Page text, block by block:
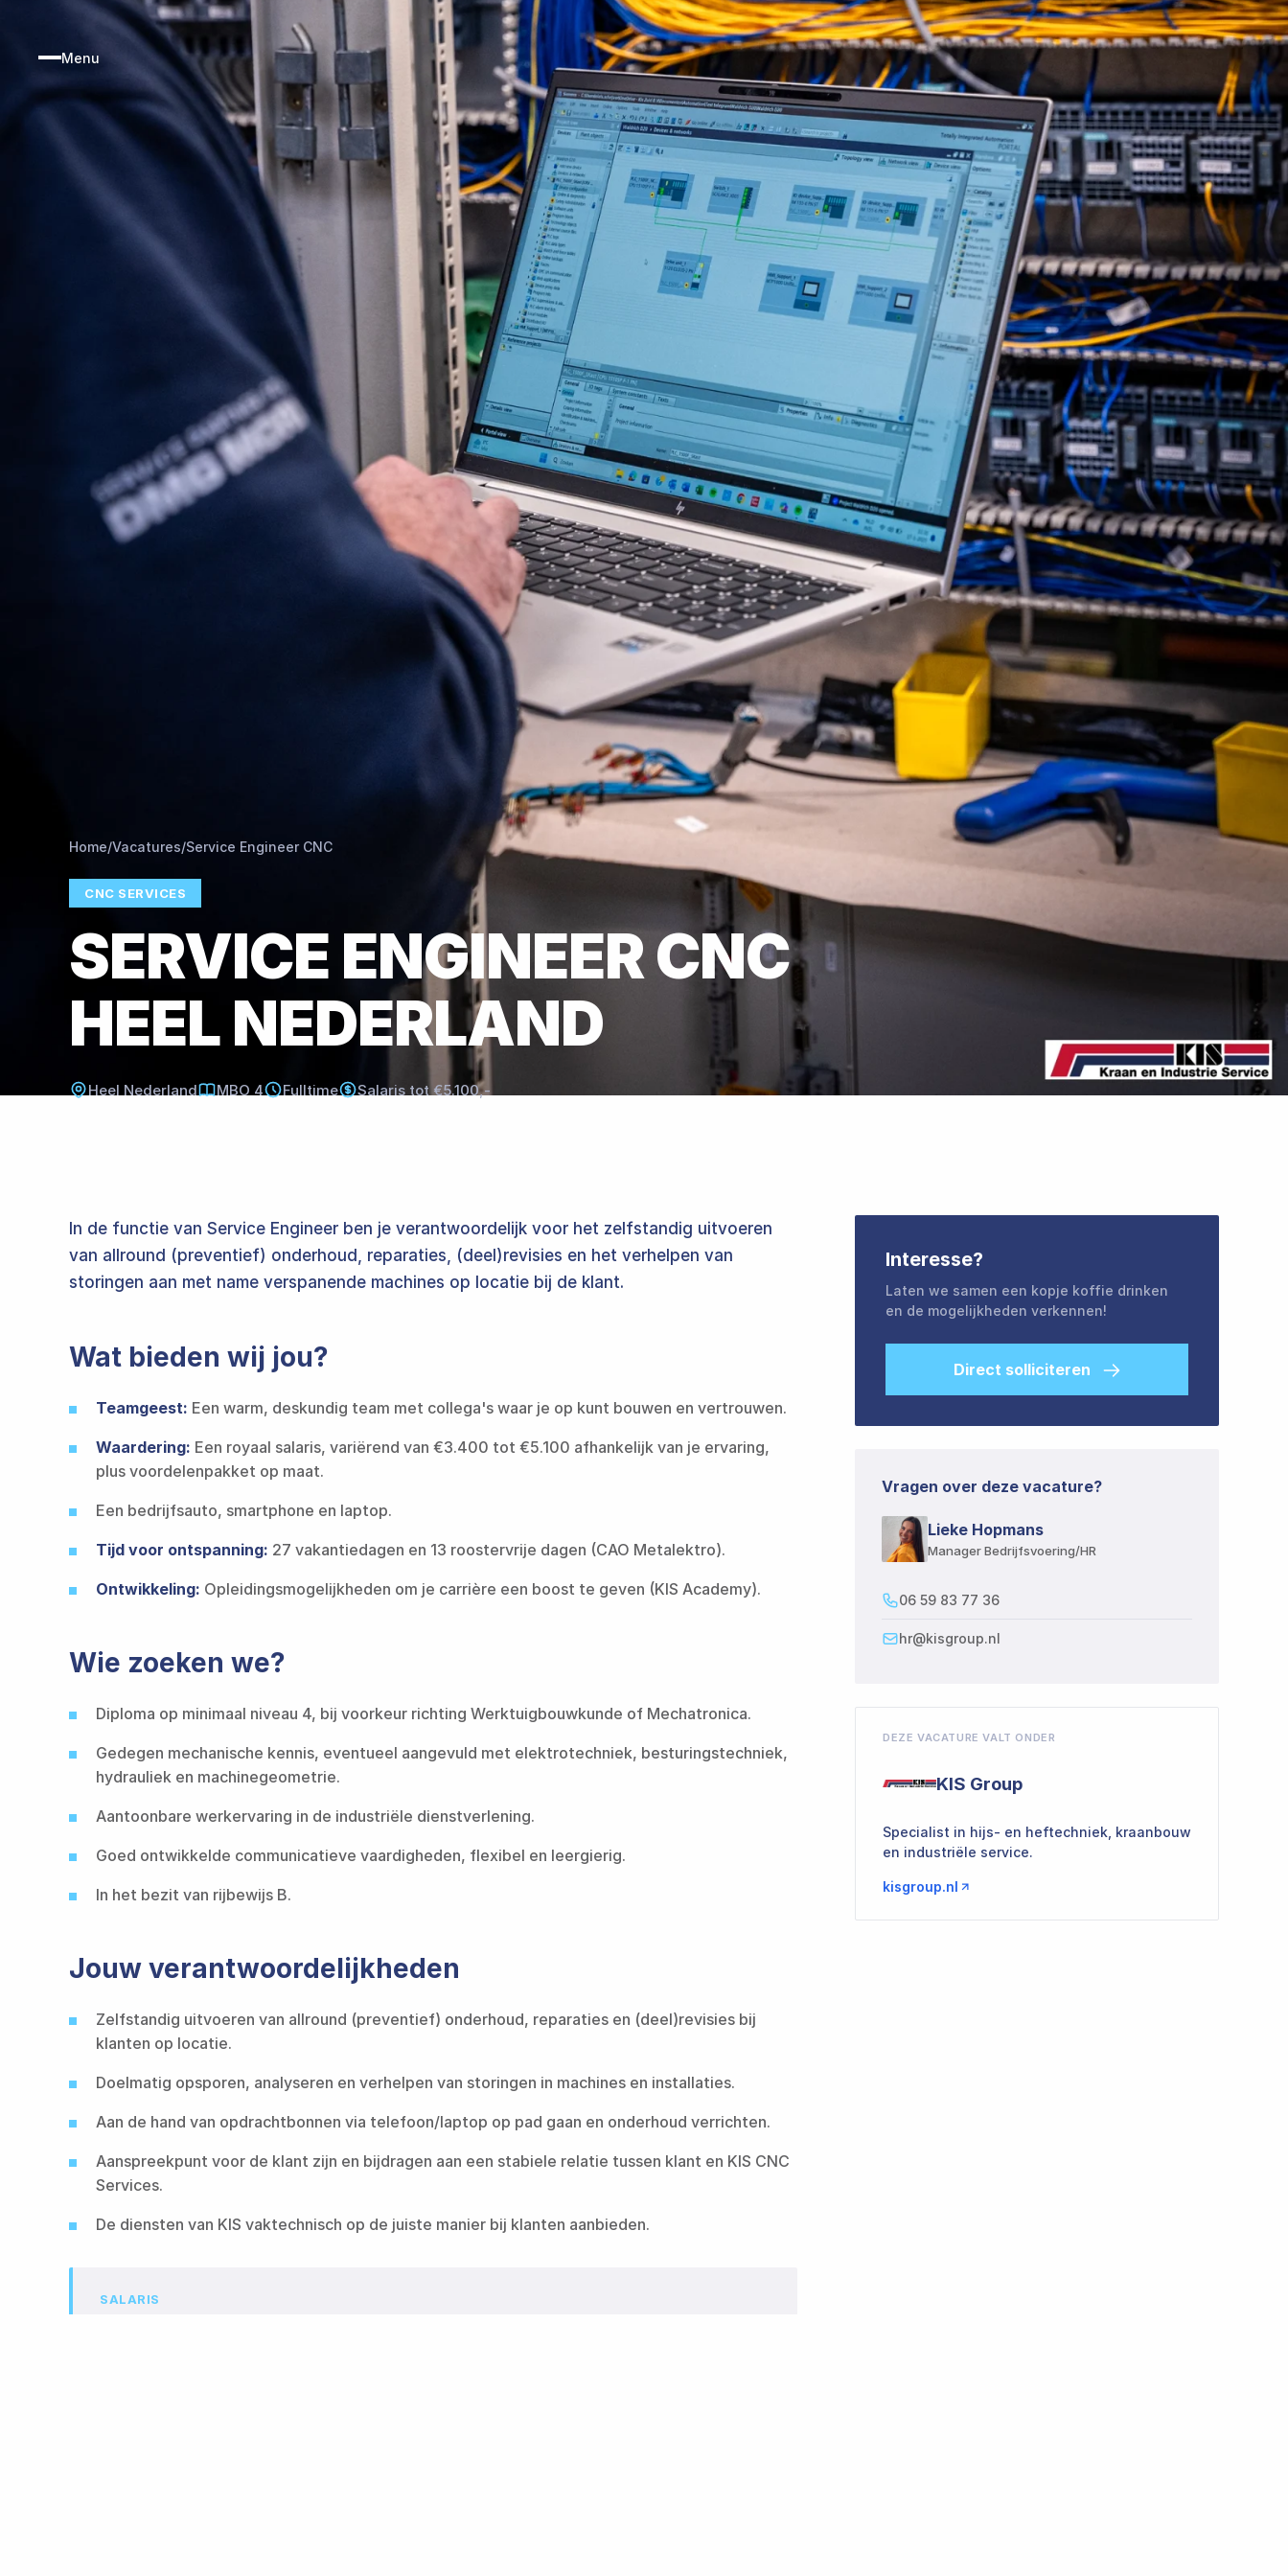
Menu
HOME
VACATURES
OVER KIS GROUP
CONTACT
Home/Vacatures/Service Engineer CNC​​​​‌ ‍ ​‍​‍‌‍ ‌ ​‍‌‍‍‌‌‍‌ ‌‍‍‌‌‍ ‍​‍​‍​ ‍‍​‍​‍‌ ​ ‌‍​‌‌‍ ‍‌‍‍‌‌ ‌​‌ ‍‌​‍ ‍‌‍‍‌‌‍ ​‍​‍​‍ ​​‍​‍‌‍‍​‌ ​‍‌‍‌‌‌‍‌‍​‍​‍​ ‍‍​‍​‍​‍ ‌ ​ ‌ ‌​‌ ‌‌‌‍‌​‌‍‍‌‌‍ ​‍ ‌‍‍‌‌‍ ‍‌ ‌​‌‍‌‌‌‍ ‍‌ ‌​​‍ ‌‍‌‌‌‍‌​‌‍‍‌‌ ‌​​‍ ‌‍ ‌‌‍ ‌‍‌​‌‍‌‌​ ‌‌ ​​‌ ​‍‌‍‌‌‌ ​ ‌‍‌‌‌‍ ‍‌ ‌​‌‍​‌‌ ‌​‌‍‍‌‌‍ ‌‍ ‍​ ‍ ‌‍‍‌‌‍‌​​ ‌‌ ‌‍‌‍​‌‌‍​ ‌‍​‌‌ ‌​‌ ‌‌‌ ​‍‌‍‌‌​‍ ‍‌‍‌​​ ​‍​ ​​​ ‍​​ ​‌​ ‍‌​ ​‍​ ​ ​ ‌‍‌‍‌​​ ​‍​ ‌‌​ ‌​‌‍​‍​ ​​​ ​ ​ ‍ ‌ ‌​‌ ‍‌‌ ​​‌‍‌‌​ ‌‌ ‌‍‌‍​‌‌‍​ ‌‍​‌‌ ‌​‌ ‌‌‌ ​‍‌‍‌‌​ ‍ ‌ ​​‌‍​‌‌ ‌​‌‍‍​​ ‌‌ ‌​‌‍‍‌‌ ‌​‌‍ ​‌‍‌‌​ ‌‍​‍‌‍​‌‌ ​ ‌‍‌‌‌‌‌‌‌ ​‍‌‍ ​​ ‌​‍‌‌​ ​‍‌​‌‍‌ ​ ‌ ‌​‌ ‌‌‌‍‌​‌‍‍‌‌‍ ​‍‌‍‌‍‍‌‌‍‌​​ ‌‌ ‌‍‌‍​‌‌‍​ ‌‍​‌‌ ‌​‌ ‌‌‌ ​‍‌‍‌‌​‍ ‍‌‍‌​​ ​‍​ ​​​ ‍​​ ​‌​ ‍‌​ ​‍​ ​ ​ ‌‍‌‍‌​​ ​‍​ ‌‌​ ‌​‌‍​‍​ ​​​ ​ ​‍‌‍‌ ‌​‌ ‍‌‌ ​​‌‍‌‌​ ‌‌ ‌‍‌‍​‌‌‍​ ‌‍​‌‌ ‌​‌ ‌‌‌ ​‍‌‍‌‌​‍‌‍‌ ​​‌‍​‌‌ ‌​‌‍‍​​ ‌‌ ‌​‌‍‍‌‌ ‌​‌‍ ​‌‍‌‌​‍‌‍‌ ​​‌‍‌‌‌ ​‍‌ ​ ‌ ​​‌‍‌‌‌‍​ ‌ ‌​‌‍‍‌‌ ‌‍‌‍‌‌​ ‌‌ ​​‌ ‌‌‌‍​‍‌‍ ​‌‍‍‌‌ ​ ‌‍‍​‌‍‌‌‌‍‌​​‍​‍‌ ‌
CNC SERVICES​​​​‌ ‍ ​‍​‍‌‍ ‌ ​‍‌‍‍‌‌‍‌ ‌‍‍‌‌‍ ‍​‍​‍​ ‍‍​‍​‍‌ ​ ‌‍​‌‌‍ ‍‌‍‍‌‌ ‌​‌ ‍‌​‍ ‍‌‍‍‌‌‍ ​‍​‍​‍ ​​‍​‍‌‍‍​‌ ​‍‌‍‌‌‌‍‌‍​‍​‍​ ‍‍​‍​‍​‍ ‌ ​ ‌ ‌​‌ ‌‌‌‍‌​‌‍‍‌‌‍ ​‍ ‌‍‍‌‌‍ ‍‌ ‌​‌‍‌‌‌‍ ‍‌ ‌​​‍ ‌‍‌‌‌‍‌​‌‍‍‌‌ ‌​​‍ ‌‍ ‌‌‍ ‌‍‌​‌‍‌‌​ ‌‌ ​​‌ ​‍‌‍‌‌‌ ​ ‌‍‌‌‌‍ ‍‌ ‌​‌‍​‌‌ ‌​‌‍‍‌‌‍ ‌‍ ‍​ ‍ ‌‍‍‌‌‍‌​​ ‌‌ ‌‍‌‍​‌‌‍​ ‌‍​‌‌ ‌​‌ ‌‌‌ ​‍‌‍‌‌​‍ ‍‌‍‌​​ ​‍​ ​​​ ‍​​ ​‌​ ‍‌​ ​‍​ ​ ​ ‌‍‌‍‌​​ ​‍​ ‌‌​ ‌​‌‍​‍​ ​​​ ​ ​ ‍ ‌ ‌​‌ ‍‌‌ ​​‌‍‌‌​ ‌‌ ‌‍‌‍​‌‌‍​ ‌‍​‌‌ ‌​‌ ‌‌‌ ​‍‌‍‌‌​ ‍ ‌ ​​‌‍​‌‌ ‌​‌‍‍​​ ‌‌‍‌​‌‍‌‌‌ ​​‌‍​‌‌ ​‍‌ ‌​‌‍ ‌‌‍‌‌‌‍ ‍‌ ‌​​ ‌‍​‍‌‍​‌‌ ​ ‌‍‌‌‌‌‌‌‌ ​‍‌‍ ​​ ‌​‍‌‌​ ​‍‌​‌‍‌ ​ ‌ ‌​‌ ‌‌‌‍‌​‌‍‍‌‌‍ ​‍‌‍‌‍‍‌‌‍‌​​ ‌‌ ‌‍‌‍​‌‌‍​ ‌‍​‌‌ ‌​‌ ‌‌‌ ​‍‌‍‌‌​‍ ‍‌‍‌​​ ​‍​ ​​​ ‍​​ ​‌​ ‍‌​ ​‍​ ​ ​ ‌‍‌‍‌​​ ​‍​ ‌‌​ ‌​‌‍​‍​ ​​​ ​ ​‍‌‍‌ ‌​‌ ‍‌‌ ​​‌‍‌‌​ ‌‌ ‌‍‌‍​‌‌‍​ ‌‍​‌‌ ‌​‌ ‌‌‌ ​‍‌‍‌‌​‍‌‍‌ ​​‌‍​‌‌ ‌​‌‍‍​​ ‌‌‍‌​‌‍‌‌‌ ​​‌‍​‌‌ ​‍‌ ‌​‌‍ ‌‌‍‌‌‌‍ ‍‌ ‌​​‍‌‍‌ ​​‌‍‌‌‌ ​‍‌ ​ ‌ ​​‌‍‌‌‌‍​ ‌ ‌​‌‍‍‌‌ ‌‍‌‍‌‌​ ‌‌ ​​‌ ‌‌‌‍​‍‌‍ ​‌‍‍‌‌ ​ ‌‍‍​‌‍‌‌‌‍‌​​‍​‍‌ ‌
SERVICE ENGINEER CNC​​​​‌ ‍ ​‍​‍‌‍ ‌ ​‍‌‍‍‌‌‍‌ ‌‍‍‌‌‍ ‍​‍​‍​ ‍‍​‍​‍‌ ​ ‌‍​‌‌‍ ‍‌‍‍‌‌ ‌​‌ ‍‌​‍ ‍‌‍‍‌‌‍ ​‍​‍​‍ ​​‍​‍‌‍‍​‌ ​‍‌‍‌‌‌‍‌‍​‍​‍​ ‍‍​‍​‍​‍ ‌ ​ ‌ ‌​‌ ‌‌‌‍‌​‌‍‍‌‌‍ ​‍ ‌‍‍‌‌‍ ‍‌ ‌​‌‍‌‌‌‍ ‍‌ ‌​​‍ ‌‍‌‌‌‍‌​‌‍‍‌‌ ‌​​‍ ‌‍ ‌‌‍ ‌‍‌​‌‍‌‌​ ‌‌ ​​‌ ​‍‌‍‌‌‌ ​ ‌‍‌‌‌‍ ‍‌ ‌​‌‍​‌‌ ‌​‌‍‍‌‌‍ ‌‍ ‍​ ‍ ‌‍‍‌‌‍‌​​ ‌‌ ‌‍‌‍​‌‌‍​ ‌‍​‌‌ ‌​‌ ‌‌‌ ​‍‌‍‌‌​‍ ‍‌‍‌​​ ​‍​ ​​​ ‍​​ ​‌​ ‍‌​ ​‍​ ​ ​ ‌‍‌‍‌​​ ​‍​ ‌‌​ ‌​‌‍​‍​ ​​​ ​ ​ ‍ ‌ ‌​‌ ‍‌‌ ​​‌‍‌‌​ ‌‌ ‌‍‌‍​‌‌‍​ ‌‍​‌‌ ‌​‌ ‌‌‌ ​‍‌‍‌‌​ ‍ ‌ ​​‌‍​‌‌ ‌​‌‍‍​​ ‌‌ ‌​‌‍‍‌‌ ‌​‌‍ ​‌‍‌‌​ ‌‍​‍‌‍​‌‌ ​ ‌‍‌‌‌‌‌‌‌ ​‍‌‍ ​​ ‌​‍‌‌​ ​‍‌​‌‍‌ ​ ‌ ‌​‌ ‌‌‌‍‌​‌‍‍‌‌‍ ​‍‌‍‌‍‍‌‌‍‌​​ ‌‌ ‌‍‌‍​‌‌‍​ ‌‍​‌‌ ‌​‌ ‌‌‌ ​‍‌‍‌‌​‍ ‍‌‍‌​​ ​‍​ ​​​ ‍​​ ​‌​ ‍‌​ ​‍​ ​ ​ ‌‍‌‍‌​​ ​‍​ ‌‌​ ‌​‌‍​‍​ ​​​ ​ ​‍‌‍‌ ‌​‌ ‍‌‌ ​​‌‍‌‌​ ‌‌ ‌‍‌‍​‌‌‍​ ‌‍​‌‌ ‌​‌ ‌‌‌ ​‍‌‍‌‌​‍‌‍‌ ​​‌‍​‌‌ ‌​‌‍‍​​ ‌‌ ‌​‌‍‍‌‌ ‌​‌‍ ​‌‍‌‌​‍‌‍‌ ​​‌‍‌‌‌ ​‍‌ ​ ‌ ​​‌‍‌‌‌‍​ ‌ ‌​‌‍‍‌‌ ‌‍‌‍‌‌​ ‌‌ ​​‌ ‌‌‌‍​‍‌‍ ​‌‍‍‌‌ ​ ‌‍‍​‌‍‌‌‌‍‌​​‍​‍‌ ‌
HEEL NEDERLAND​​​​‌ ‍ ​‍​‍‌‍ ‌ ​‍‌‍‍‌‌‍‌ ‌‍‍‌‌‍ ‍​‍​‍​ ‍‍​‍​‍‌ ​ ‌‍​‌‌‍ ‍‌‍‍‌‌ ‌​‌ ‍‌​‍ ‍‌‍‍‌‌‍ ​‍​‍​‍ ​​‍​‍‌‍‍​‌ ​‍‌‍‌‌‌‍‌‍​‍​‍​ ‍‍​‍​‍​‍ ‌ ​ ‌ ‌​‌ ‌‌‌‍‌​‌‍‍‌‌‍ ​‍ ‌‍‍‌‌‍ ‍‌ ‌​‌‍‌‌‌‍ ‍‌ ‌​​‍ ‌‍‌‌‌‍‌​‌‍‍‌‌ ‌​​‍ ‌‍ ‌‌‍ ‌‍‌​‌‍‌‌​ ‌‌ ​​‌ ​‍‌‍‌‌‌ ​ ‌‍‌‌‌‍ ‍‌ ‌​‌‍​‌‌ ‌​‌‍‍‌‌‍ ‌‍ ‍​ ‍ ‌‍‍‌‌‍‌​​ ‌‌ ‌‍‌‍​‌‌‍​ ‌‍​‌‌ ‌​‌ ‌‌‌ ​‍‌‍‌‌​‍ ‍‌‍‌​​ ​‍​ ​​​ ‍​​ ​‌​ ‍‌​ ​‍​ ​ ​ ‌‍‌‍‌​​ ​‍​ ‌‌​ ‌​‌‍​‍​ ​​​ ​ ​ ‍ ‌ ‌​‌ ‍‌‌ ​​‌‍‌‌​ ‌‌ ‌‍‌‍​‌‌‍​ ‌‍​‌‌ ‌​‌ ‌‌‌ ​‍‌‍‌‌​ ‍ ‌ ​​‌‍​‌‌ ‌​‌‍‍​​ ‌‌‍ ​‌‍ ‌‍​ ‌‍​‌‌ ‌​‌‍‍‌‌‍ ‌‍ ‍‌‌ ‌‍​ ‌‍‍‌‌ ‌​‌ ‍‌​ ‌‍​‍‌‍​‌‌ ​ ‌‍‌‌‌‌‌‌‌ ​‍‌‍ ​​ ‌​‍‌‌​ ​‍‌​‌‍‌ ​ ‌ ‌​‌ ‌‌‌‍‌​‌‍‍‌‌‍ ​‍‌‍‌‍‍‌‌‍‌​​ ‌‌ ‌‍‌‍​‌‌‍​ ‌‍​‌‌ ‌​‌ ‌‌‌ ​‍‌‍‌‌​‍ ‍‌‍‌​​ ​‍​ ​​​ ‍​​ ​‌​ ‍‌​ ​‍​ ​ ​ ‌‍‌‍‌​​ ​‍​ ‌‌​ ‌​‌‍​‍​ ​​​ ​ ​‍‌‍‌ ‌​‌ ‍‌‌ ​​‌‍‌‌​ ‌‌ ‌‍‌‍​‌‌‍​ ‌‍​‌‌ ‌​‌ ‌‌‌ ​‍‌‍‌‌​‍‌‍‌ ​​‌‍​‌‌ ‌​‌‍‍​​ ‌‌‍ ​‌‍ ‌‍​ ‌‍​‌‌ ‌​‌‍‍‌‌‍ ‌‍ ‍‌‌ ‌‍​ ‌‍‍‌‌ ‌​‌ ‍‌​‍‌‍‌ ​​‌‍‌‌‌ ​‍‌ ​ ‌ ​​‌‍‌‌‌‍​ ‌ ‌​‌‍‍‌‌ ‌‍‌‍‌‌​ ‌‌ ​​‌ ‌‌‌‍​‍‌‍ ​‌‍‍‌‌ ​ ‌‍‍​‌‍‌‌‌‍‌​​‍​‍‌ ‌
Heel Nederland​​​​‌ ‍ ​‍​‍‌‍ ‌ ​‍‌‍‍‌‌‍‌ ‌‍‍‌‌‍ ‍​‍​‍​ ‍‍​‍​‍‌ ​ ‌‍​‌‌‍ ‍‌‍‍‌‌ ‌​‌ ‍‌​‍ ‍‌‍‍‌‌‍ ​‍​‍​‍ ​​‍​‍‌‍‍​‌ ​‍‌‍‌‌‌‍‌‍​‍​‍​ ‍‍​‍​‍​‍ ‌ ​ ‌ ‌​‌ ‌‌‌‍‌​‌‍‍‌‌‍ ​‍ ‌‍‍‌‌‍ ‍‌ ‌​‌‍‌‌‌‍ ‍‌ ‌​​‍ ‌‍‌‌‌‍‌​‌‍‍‌‌ ‌​​‍ ‌‍ ‌‌‍ ‌‍‌​‌‍‌‌​ ‌‌ ​​‌ ​‍‌‍‌‌‌ ​ ‌‍‌‌‌‍ ‍‌ ‌​‌‍​‌‌ ‌​‌‍‍‌‌‍ ‌‍ ‍​ ‍ ‌‍‍‌‌‍‌​​ ‌‌ ‌‍‌‍​‌‌‍​ ‌‍​‌‌ ‌​‌ ‌‌‌ ​‍‌‍‌‌​‍ ‍‌‍‌​​ ​‍​ ​​​ ‍​​ ​‌​ ‍‌​ ​‍​ ​ ​ ‌‍‌‍‌​​ ​‍​ ‌‌​ ‌​‌‍​‍​ ​​​ ​ ​ ‍ ‌ ‌​‌ ‍‌‌ ​​‌‍‌‌​ ‌‌ ‌‍‌‍​‌‌‍​ ‌‍​‌‌ ‌​‌ ‌‌‌ ​‍‌‍‌‌​ ‍ ‌ ​​‌‍​‌‌ ‌​‌‍‍​​ ‌‌ ​‍‌‍‌‌‌‍‌ ‌‍‍‌‌‍ ‌‍ ‍​ ‌‍​‍‌‍​‌‌ ​ ‌‍‌‌‌‌‌‌‌ ​‍‌‍ ​​ ‌​‍‌‌​ ​‍‌​‌‍‌ ​ ‌ ‌​‌ ‌‌‌‍‌​‌‍‍‌‌‍ ​‍‌‍‌‍‍‌‌‍‌​​ ‌‌ ‌‍‌‍​‌‌‍​ ‌‍​‌‌ ‌​‌ ‌‌‌ ​‍‌‍‌‌​‍ ‍‌‍‌​​ ​‍​ ​​​ ‍​​ ​‌​ ‍‌​ ​‍​ ​ ​ ‌‍‌‍‌​​ ​‍​ ‌‌​ ‌​‌‍​‍​ ​​​ ​ ​‍‌‍‌ ‌​‌ ‍‌‌ ​​‌‍‌‌​ ‌‌ ‌‍‌‍​‌‌‍​ ‌‍​‌‌ ‌​‌ ‌‌‌ ​‍‌‍‌‌​‍‌‍‌ ​​‌‍​‌‌ ‌​‌‍‍​​ ‌‌ ​‍‌‍‌‌‌‍‌ ‌‍‍‌‌‍ ‌‍ ‍​‍‌‍‌ ​​‌‍‌‌‌ ​‍‌ ​ ‌ ​​‌‍‌‌‌‍​ ‌ ‌​‌‍‍‌‌ ‌‍‌‍‌‌​ ‌‌ ​​‌ ‌‌‌‍​‍‌‍ ​‌‍‍‌‌ ​ ‌‍‍​‌‍‌‌‌‍‌​​‍​‍‌ ‌ MBO 4​​​​‌ ‍ ​‍​‍‌‍ ‌ ​‍‌‍‍‌‌‍‌ ‌‍‍‌‌‍ ‍​‍​‍​ ‍‍​‍​‍‌ ​ ‌‍​‌‌‍ ‍‌‍‍‌‌ ‌​‌ ‍‌​‍ ‍‌‍‍‌‌‍ ​‍​‍​‍ ​​‍​‍‌‍‍​‌ ​‍‌‍‌‌‌‍‌‍​‍​‍​ ‍‍​‍​‍​‍ ‌ ​ ‌ ‌​‌ ‌‌‌‍‌​‌‍‍‌‌‍ ​‍ ‌‍‍‌‌‍ ‍‌ ‌​‌‍‌‌‌‍ ‍‌ ‌​​‍ ‌‍‌‌‌‍‌​‌‍‍‌‌ ‌​​‍ ‌‍ ‌‌‍ ‌‍‌​‌‍‌‌​ ‌‌ ​​‌ ​‍‌‍‌‌‌ ​ ‌‍‌‌‌‍ ‍‌ ‌​‌‍​‌‌ ‌​‌‍‍‌‌‍ ‌‍ ‍​ ‍ ‌‍‍‌‌‍‌​​ ‌‌ ‌‍‌‍​‌‌‍​ ‌‍​‌‌ ‌​‌ ‌‌‌ ​‍‌‍‌‌​‍ ‍‌‍‌​​ ​‍​ ​​​ ‍​​ ​‌​ ‍‌​ ​‍​ ​ ​ ‌‍‌‍‌​​ ​‍​ ‌‌​ ‌​‌‍​‍​ ​​​ ​ ​ ‍ ‌ ‌​‌ ‍‌‌ ​​‌‍‌‌​ ‌‌ ‌‍‌‍​‌‌‍​ ‌‍​‌‌ ‌​‌ ‌‌‌ ​‍‌‍‌‌​ ‍ ‌ ​​‌‍​‌‌ ‌​‌‍‍​​ ‌‌‍‌‌‌‍‌​‌ ‌‌‌‍​ ‌‍​‌‌ ‌​‌‍‍‌‌‍ ‌‍ ‍​ ‌‍​‍‌‍​‌‌ ​ ‌‍‌‌‌‌‌‌‌ ​‍‌‍ ​​ ‌​‍‌‌​ ​‍‌​‌‍‌ ​ ‌ ‌​‌ ‌‌‌‍‌​‌‍‍‌‌‍ ​‍‌‍‌‍‍‌‌‍‌​​ ‌‌ ‌‍‌‍​‌‌‍​ ‌‍​‌‌ ‌​‌ ‌‌‌ ​‍‌‍‌‌​‍ ‍‌‍‌​​ ​‍​ ​​​ ‍​​ ​‌​ ‍‌​ ​‍​ ​ ​ ‌‍‌‍‌​​ ​‍​ ‌‌​ ‌​‌‍​‍​ ​​​ ​ ​‍‌‍‌ ‌​‌ ‍‌‌ ​​‌‍‌‌​ ‌‌ ‌‍‌‍​‌‌‍​ ‌‍​‌‌ ‌​‌ ‌‌‌ ​‍‌‍‌‌​‍‌‍‌ ​​‌‍​‌‌ ‌​‌‍‍​​ ‌‌‍‌‌‌‍‌​‌ ‌‌‌‍​ ‌‍​‌‌ ‌​‌‍‍‌‌‍ ‌‍ ‍​‍‌‍‌ ​​‌‍‌‌‌ ​‍‌ ​ ‌ ​​‌‍‌‌‌‍​ ‌ ‌​‌‍‍‌‌ ‌‍‌‍‌‌​ ‌‌ ​​‌ ‌‌‌‍​‍‌‍ ​‌‍‍‌‌ ​ ‌‍‍​‌‍‌‌‌‍‌​​‍​‍‌ ‌ Fulltime Salaris tot €5.100,-​​​​‌ ‍ ​‍​‍‌‍ ‌ ​‍‌‍‍‌‌‍‌ ‌‍‍‌‌‍ ‍​‍​‍​ ‍‍​‍​‍‌ ​ ‌‍​‌‌‍ ‍‌‍‍‌‌ ‌​‌ ‍‌​‍ ‍‌‍‍‌‌‍ ​‍​‍​‍ ​​‍​‍‌‍‍​‌ ​‍‌‍‌‌‌‍‌‍​‍​‍​ ‍‍​‍​‍​‍ ‌ ​ ‌ ‌​‌ ‌‌‌‍‌​‌‍‍‌‌‍ ​‍ ‌‍‍‌‌‍ ‍‌ ‌​‌‍‌‌‌‍ ‍‌ ‌​​‍ ‌‍‌‌‌‍‌​‌‍‍‌‌ ‌​​‍ ‌‍ ‌‌‍ ‌‍‌​‌‍‌‌​ ‌‌ ​​‌ ​‍‌‍‌‌‌ ​ ‌‍‌‌‌‍ ‍‌ ‌​‌‍​‌‌ ‌​‌‍‍‌‌‍ ‌‍ ‍​ ‍ ‌‍‍‌‌‍‌​​ ‌‌ ‌‍‌‍​‌‌‍​ ‌‍​‌‌ ‌​‌ ‌‌‌ ​‍‌‍‌‌​‍ ‍‌‍‌​​ ​‍​ ​​​ ‍​​ ​‌​ ‍‌​ ​‍​ ​ ​ ‌‍‌‍‌​​ ​‍​ ‌‌​ ‌​‌‍​‍​ ​​​ ​ ​ ‍ ‌ ‌​‌ ‍‌‌ ​​‌‍‌‌​ ‌‌ ‌‍‌‍​‌‌‍​ ‌‍​‌‌ ‌​‌ ‌‌‌ ​‍‌‍‌‌​ ‍ ‌ ​​‌‍​‌‌ ‌​‌‍‍​​ ‌‌ ​ ‌‍​‌‌‍ ​‌‍​‌‌ ​‍‌ ‍‌‌‌ ‌‍‌​‌‍‍‌‌ ​ ‌ ​​‌‍ ​‌‍​‌‌ ‍‌​ ‌‍​‍‌‍​‌‌ ​ ‌‍‌‌‌‌‌‌‌ ​‍‌‍ ​​ ‌​‍‌‌​ ​‍‌​‌‍‌ ​ ‌ ‌​‌ ‌‌‌‍‌​‌‍‍‌‌‍ ​‍‌‍‌‍‍‌‌‍‌​​ ‌‌ ‌‍‌‍​‌‌‍​ ‌‍​‌‌ ‌​‌ ‌‌‌ ​‍‌‍‌‌​‍ ‍‌‍‌​​ ​‍​ ​​​ ‍​​ ​‌​ ‍‌​ ​‍​ ​ ​ ‌‍‌‍‌​​ ​‍​ ‌‌​ ‌​‌‍​‍​ ​​​ ​ ​‍‌‍‌ ‌​‌ ‍‌‌ ​​‌‍‌‌​ ‌‌ ‌‍‌‍​‌‌‍​ ‌‍​‌‌ ‌​‌ ‌‌‌ ​‍‌‍‌‌​‍‌‍‌ ​​‌‍​‌‌ ‌​‌‍‍​​ ‌‌ ​ ‌‍​‌‌‍ ​‌‍​‌‌ ​‍‌ ‍‌‌‌ ‌‍‌​‌‍‍‌‌ ​ ‌ ​​‌‍ ​‌‍​‌‌ ‍‌​‍‌‍‌ ​​‌‍‌‌‌ ​‍‌ ​ ‌ ​​‌‍‌‌‌‍​ ‌ ‌​‌‍‍‌‌ ‌‍‌‍‌‌​ ‌‌ ​​‌ ‌‌‌‍​‍‌‍ ​‌‍‍‌‌ ​ ‌‍‍​‌‍‌‌‌‍‌​​‍​‍‌ ‌
In de functie van Service Engineer ben je verantwoordelijk voor het zelfstandig uitvoeren
van allround (preventief) onderhoud, reparaties, (deel)revisies en het verhelpen van
storingen aan met name verspanende machines op locatie bij de klant.​​​​‌ ‍ ​‍​‍‌‍ ‌ ​‍‌‍‍‌‌‍‌ ‌‍‍‌‌‍ ‍​‍​‍​ ‍‍​‍​‍‌ ​ ‌‍​‌‌‍ ‍‌‍‍‌‌ ‌​‌ ‍‌​‍ ‍‌‍‍‌‌‍ ​‍​‍​‍ ​​‍​‍‌‍‍​‌ ​‍‌‍‌‌‌‍‌‍​‍​‍​ ‍‍​‍​‍​‍ ‌ ​ ‌ ‌​‌ ‌‌‌‍‌​‌‍‍‌‌‍ ​‍ ‌‍‍‌‌‍ ‍‌ ‌​‌‍‌‌‌‍ ‍‌ ‌​​‍ ‌‍‌‌‌‍‌​‌‍‍‌‌ ‌​​‍ ‌‍ ‌‌‍ ‌‍‌​‌‍‌‌​ ‌‌ ​​‌ ​‍‌‍‌‌‌ ​ ‌‍‌‌‌‍ ‍‌ ‌​‌‍​‌‌ ‌​‌‍‍‌‌‍ ‌‍ ‍​ ‍ ‌‍‍‌‌‍‌​​ ‌‌ ‌‍‌‍​‌‌‍​ ‌‍​‌‌ ‌​‌ ‌‌‌ ​‍‌‍‌‌​‍ ‍‌‍‌​​ ​‍​ ​​​ ‍​​ ​‌​ ‍‌​ ​‍​ ​ ​ ‌‍‌‍‌​​ ​‍​ ‌‌​ ‌​‌‍​‍​ ​​​ ​ ​ ‍ ‌ ‌​‌ ‍‌‌ ​​‌‍‌‌​ ‌‌ ‌‍‌‍​‌‌‍​ ‌‍​‌‌ ‌​‌ ‌‌‌ ​‍‌‍‌‌​ ‍ ‌ ​​‌‍​‌‌ ‌​‌‍‍​​ ‌‌‍‍‌‌‍ ‍‌ ‌​‌ ​‍‌‍ ​ ‌‍​‍‌‍​‌‌ ​ ‌‍‌‌‌‌‌‌‌ ​‍‌‍ ​​ ‌​‍‌‌​ ​‍‌​‌‍‌ ​ ‌ ‌​‌ ‌‌‌‍‌​‌‍‍‌‌‍ ​‍‌‍‌‍‍‌‌‍‌​​ ‌‌ ‌‍‌‍​‌‌‍​ ‌‍​‌‌ ‌​‌ ‌‌‌ ​‍‌‍‌‌​‍ ‍‌‍‌​​ ​‍​ ​​​ ‍​​ ​‌​ ‍‌​ ​‍​ ​ ​ ‌‍‌‍‌​​ ​‍​ ‌‌​ ‌​‌‍​‍​ ​​​ ​ ​‍‌‍‌ ‌​‌ ‍‌‌ ​​‌‍‌‌​ ‌‌ ‌‍‌‍​‌‌‍​ ‌‍​‌‌ ‌​‌ ‌‌‌ ​‍‌‍‌‌​‍‌‍‌ ​​‌‍​‌‌ ‌​‌‍‍​​ ‌‌‍‍‌‌‍ ‍‌ ‌​‌ ​‍‌‍ ​‍‌‍‌ ​​‌‍‌‌‌ ​‍‌ ​ ‌ ​​‌‍‌‌‌‍​ ‌ ‌​‌‍‍‌‌ ‌‍‌‍‌‌​ ‌‌ ​​‌ ‌‌‌‍​‍‌‍ ​‌‍‍‌‌ ​ ‌‍‍​‌‍‌‌‌‍‌​​‍​‍‌ ‌
Wat bieden wij jou?
Teamgeest​​​​‌ ‍ ​‍​‍‌‍ ‌ ​‍‌‍‍‌‌‍‌ ‌‍‍‌‌‍ ‍​‍​‍​ ‍‍​‍​‍‌ ​ ‌‍​‌‌‍ ‍‌‍‍‌‌ ‌​‌ ‍‌​‍ ‍‌‍‍‌‌‍ ​‍​‍​‍ ​​‍​‍‌‍‍​‌ ​‍‌‍‌‌‌‍‌‍​‍​‍​ ‍‍​‍​‍​‍ ‌ ​ ‌ ‌​‌ ‌‌‌‍‌​‌‍‍‌‌‍ ​‍ ‌‍‍‌‌‍ ‍‌ ‌​‌‍‌‌‌‍ ‍‌ ‌​​‍ ‌‍‌‌‌‍‌​‌‍‍‌‌ ‌​​‍ ‌‍ ‌‌‍ ‌‍‌​‌‍‌‌​ ‌‌ ​​‌ ​‍‌‍‌‌‌ ​ ‌‍‌‌‌‍ ‍‌ ‌​‌‍​‌‌ ‌​‌‍‍‌‌‍ ‌‍ ‍​ ‍ ‌‍‍‌‌‍‌​​ ‌‌ ‌‍‌‍​‌‌‍​ ‌‍​‌‌ ‌​‌ ‌‌‌ ​‍‌‍‌‌​‍ ‍‌‍‌​​ ​‍​ ​​​ ‍​​ ​‌​ ‍‌​ ​‍​ ​ ​ ‌‍‌‍‌​​ ​‍​ ‌‌​ ‌​‌‍​‍​ ​​​ ​ ​ ‍ ‌ ‌​‌ ‍‌‌ ​​‌‍‌‌​ ‌‌ ‌‍‌‍​‌‌‍​ ‌‍​‌‌ ‌​‌ ‌‌‌ ​‍‌‍‌‌​ ‍ ‌ ​​‌‍​‌‌ ‌​‌‍‍​​ ‌‌‍​‍‌‍‌‌‌‍ ‍‌‍‌‌‌‍‌‍‌‍‍‌‌ ‌​‌ ​ ​‍‌‌​ ‌‌‌​​‍‌‌ ‌‍‍ ‌‍‌‌‌ ‍‌​‍‌‌​ ​ ‌​‌​​‍‌‌​ ​ ‌​‌​​‍‌‌​ ​‍​ ​‍‌‍​‍‌‍‌‌‌‍ ‍​ ​​​ ​‍​ ‌‌​ ​‍​ ​ ‌‍‌‌​ ‌‌‌‍‌‍​ ‍​‌‍‌‌‌‍​‍‌‍‌‌​‍‌‌​ ​‍​ ​‍​‍‌‌​ ‌‌‌​‌​​‍ ‍‌ ‌​‌‍‍‌‌ ‌​‌‍ ​‌‍‌‌​ ‌‍​‍‌‍​‌‌ ​ ‌‍‌‌‌‌‌‌‌ ​‍‌‍ ​​ ‌​‍‌‌​ ​‍‌​‌‍‌ ​ ‌ ‌​‌ ‌‌‌‍‌​‌‍‍‌‌‍ ​‍‌‍‌‍‍‌‌‍‌​​ ‌‌ ‌‍‌‍​‌‌‍​ ‌‍​‌‌ ‌​‌ ‌‌‌ ​‍‌‍‌‌​‍ ‍‌‍‌​​ ​‍​ ​​​ ‍​​ ​‌​ ‍‌​ ​‍​ ​ ​ ‌‍‌‍‌​​ ​‍​ ‌‌​ ‌​‌‍​‍​ ​​​ ​ ​‍‌‍‌ ‌​‌ ‍‌‌ ​​‌‍‌‌​ ‌‌ ‌‍‌‍​‌‌‍​ ‌‍​‌‌ ‌​‌ ‌‌‌ ​‍‌‍‌‌​‍‌‍‌ ​​‌‍​‌‌ ‌​‌‍‍​​ ‌‌‍​‍‌‍‌‌‌‍ ‍‌‍‌‌‌‍‌‍‌‍‍‌‌ ‌​‌ ​ ​‍‌‌​ ‌‌‌​​‍‌‌ ‌‍‍ ‌‍‌‌‌ ‍‌​‍‌‌​ ​ ‌​‌​​‍‌‌​ ​ ‌​‌​​‍‌‌​ ​‍​ ​‍‌‍​‍‌‍‌‌‌‍ ‍​ ​​​ ​‍​ ‌‌​ ​‍​ ​ ‌‍‌‌​ ‌‌‌‍‌‍​ ‍​‌‍‌‌‌‍​‍‌‍‌‌​‍‌‌​ ​‍​ ​‍​‍‌‌​ ‌‌‌​‌​​‍ ‍‌ ‌​‌‍‍‌‌ ‌​‌‍ ​‌‍‌‌​‍‌‍‌ ​​‌‍‌‌‌ ​‍‌ ​ ‌ ​​‌‍‌‌‌‍​ ‌ ‌​‌‍‍‌‌ ‌‍‌‍‌‌​ ‌‌ ​​‌ ‌‌‌‍​‍‌‍ ​‌‍‍‌‌ ​ ‌‍‍​‌‍‌‌‌‍‌​​‍​‍‌ ‌: Een warm, deskundig team met collega's waar je op kunt bouwen en vertrouwen.​​​​‌ ‍ ​‍​‍‌‍ ‌ ​‍‌‍‍‌‌‍‌ ‌‍‍‌‌‍ ‍​‍​‍​ ‍‍​‍​‍‌ ​ ‌‍​‌‌‍ ‍‌‍‍‌‌ ‌​‌ ‍‌​‍ ‍‌‍‍‌‌‍ ​‍​‍​‍ ​​‍​‍‌‍‍​‌ ​‍‌‍‌‌‌‍‌‍​‍​‍​ ‍‍​‍​‍​‍ ‌ ​ ‌ ‌​‌ ‌‌‌‍‌​‌‍‍‌‌‍ ​‍ ‌‍‍‌‌‍ ‍‌ ‌​‌‍‌‌‌‍ ‍‌ ‌​​‍ ‌‍‌‌‌‍‌​‌‍‍‌‌ ‌​​‍ ‌‍ ‌‌‍ ‌‍‌​‌‍‌‌​ ‌‌ ​​‌ ​‍‌‍‌‌‌ ​ ‌‍‌‌‌‍ ‍‌ ‌​‌‍​‌‌ ‌​‌‍‍‌‌‍ ‌‍ ‍​ ‍ ‌‍‍‌‌‍‌​​ ‌‌ ‌‍‌‍​‌‌‍​ ‌‍​‌‌ ‌​‌ ‌‌‌ ​‍‌‍‌‌​‍ ‍‌‍‌​​ ​‍​ ​​​ ‍​​ ​‌​ ‍‌​ ​‍​ ​ ​ ‌‍‌‍‌​​ ​‍​ ‌‌​ ‌​‌‍​‍​ ​​​ ​ ​ ‍ ‌ ‌​‌ ‍‌‌ ​​‌‍‌‌​ ‌‌ ‌‍‌‍​‌‌‍​ ‌‍​‌‌ ‌​‌ ‌‌‌ ​‍‌‍‌‌​ ‍ ‌ ​​‌‍​‌‌ ‌​‌‍‍​​ ‌‌‍​‍‌‍‌‌‌‍ ‍‌‍‌‌‌‍‌‍‌‍‍‌‌ ‌​‌ ​ ​‍‌‌​ ‌‌‌​​‍‌‌ ‌‍‍ ‌‍‌‌‌ ‍‌​‍‌‌​ ​ ‌​‌​​‍‌‌​ ​ ‌​‌​​‍‌‌​ ​‍​ ​‍‌‍​‍‌‍‌‌‌‍ ‍​ ​​​ ​‍​ ‌‌​ ​‍​ ​ ‌‍‌‌​ ‌‌‌‍‌‍​ ‍​‌‍‌‌‌‍​‍‌‍‌‌​‍‌‌​ ​‍​ ​‍​‍‌‌​ ‌‌‌​‌​​‍ ‍‌ ‌​‌‍‌‌‌ ‍​‌ ‌​​ ‌‍​‍‌‍​‌‌ ​ ‌‍‌‌‌‌‌‌‌ ​‍‌‍ ​​ ‌​‍‌‌​ ​‍‌​‌‍‌ ​ ‌ ‌​‌ ‌‌‌‍‌​‌‍‍‌‌‍ ​‍‌‍‌‍‍‌‌‍‌​​ ‌‌ ‌‍‌‍​‌‌‍​ ‌‍​‌‌ ‌​‌ ‌‌‌ ​‍‌‍‌‌​‍ ‍‌‍‌​​ ​‍​ ​​​ ‍​​ ​‌​ ‍‌​ ​‍​ ​ ​ ‌‍‌‍‌​​ ​‍​ ‌‌​ ‌​‌‍​‍​ ​​​ ​ ​‍‌‍‌ ‌​‌ ‍‌‌ ​​‌‍‌‌​ ‌‌ ‌‍‌‍​‌‌‍​ ‌‍​‌‌ ‌​‌ ‌‌‌ ​‍‌‍‌‌​‍‌‍‌ ​​‌‍​‌‌ ‌​‌‍‍​​ ‌‌‍​‍‌‍‌‌‌‍ ‍‌‍‌‌‌‍‌‍‌‍‍‌‌ ‌​‌ ​ ​‍‌‌​ ‌‌‌​​‍‌‌ ‌‍‍ ‌‍‌‌‌ ‍‌​‍‌‌​ ​ ‌​‌​​‍‌‌​ ​ ‌​‌​​‍‌‌​ ​‍​ ​‍‌‍​‍‌‍‌‌‌‍ ‍​ ​​​ ​‍​ ‌‌​ ​‍​ ​ ‌‍‌‌​ ‌‌‌‍‌‍​ ‍​‌‍‌‌‌‍​‍‌‍‌‌​‍‌‌​ ​‍​ ​‍​‍‌‌​ ‌‌‌​‌​​‍ ‍‌ ‌​‌‍‌‌‌ ‍​‌ ‌​​‍‌‍‌ ​​‌‍‌‌‌ ​‍‌ ​ ‌ ​​‌‍‌‌‌‍​ ‌ ‌​‌‍‍‌‌ ‌‍‌‍‌‌​ ‌‌ ​​‌ ‌‌‌‍​‍‌‍ ​‌‍‍‌‌ ​ ‌‍‍​‌‍‌‌‌‍‌​​‍​‍‌ ‌
Waardering​​​​‌ ‍ ​‍​‍‌‍ ‌ ​‍‌‍‍‌‌‍‌ ‌‍‍‌‌‍ ‍​‍​‍​ ‍‍​‍​‍‌ ​ ‌‍​‌‌‍ ‍‌‍‍‌‌ ‌​‌ ‍‌​‍ ‍‌‍‍‌‌‍ ​‍​‍​‍ ​​‍​‍‌‍‍​‌ ​‍‌‍‌‌‌‍‌‍​‍​‍​ ‍‍​‍​‍​‍ ‌ ​ ‌ ‌​‌ ‌‌‌‍‌​‌‍‍‌‌‍ ​‍ ‌‍‍‌‌‍ ‍‌ ‌​‌‍‌‌‌‍ ‍‌ ‌​​‍ ‌‍‌‌‌‍‌​‌‍‍‌‌ ‌​​‍ ‌‍ ‌‌‍ ‌‍‌​‌‍‌‌​ ‌‌ ​​‌ ​‍‌‍‌‌‌ ​ ‌‍‌‌‌‍ ‍‌ ‌​‌‍​‌‌ ‌​‌‍‍‌‌‍ ‌‍ ‍​ ‍ ‌‍‍‌‌‍‌​​ ‌‌ ‌‍‌‍​‌‌‍​ ‌‍​‌‌ ‌​‌ ‌‌‌ ​‍‌‍‌‌​‍ ‍‌‍‌​​ ​‍​ ​​​ ‍​​ ​‌​ ‍‌​ ​‍​ ​ ​ ‌‍‌‍‌​​ ​‍​ ‌‌​ ‌​‌‍​‍​ ​​​ ​ ​ ‍ ‌ ‌​‌ ‍‌‌ ​​‌‍‌‌​ ‌‌ ‌‍‌‍​‌‌‍​ ‌‍​‌‌ ‌​‌ ‌‌‌ ​‍‌‍‌‌​ ‍ ‌ ​​‌‍​‌‌ ‌​‌‍‍​​ ‌‌‍​‍‌‍‌‌‌‍ ‍‌‍‌‌‌‍‌‍‌‍‍‌‌ ‌​‌ ​ ​‍‌‌​ ‌‌‌​​‍‌‌ ‌‍‍ ‌‍‌‌‌ ‍‌​‍‌‌​ ​ ‌​‌​​‍‌‌​ ​ ‌​‌​​‍‌‌​ ​‍​ ​‍‌‍​‍‌‍‌‌‌‍ ‍‌‍​‍​ ​​‌‍‌​‌‍‌​​ ‌‌​ ​‍‌‍​‌​ ‌ ​ ​‍‌‍​ ​ ‌​​ ‌‍​‍‌‌​ ​‍​ ​‍​‍‌‌​ ‌‌‌​‌​​‍ ‍‌ ‌​‌‍‍‌‌ ‌​‌‍ ​‌‍‌‌​ ‌‍​‍‌‍​‌‌ ​ ‌‍‌‌‌‌‌‌‌ ​‍‌‍ ​​ ‌​‍‌‌​ ​‍‌​‌‍‌ ​ ‌ ‌​‌ ‌‌‌‍‌​‌‍‍‌‌‍ ​‍‌‍‌‍‍‌‌‍‌​​ ‌‌ ‌‍‌‍​‌‌‍​ ‌‍​‌‌ ‌​‌ ‌‌‌ ​‍‌‍‌‌​‍ ‍‌‍‌​​ ​‍​ ​​​ ‍​​ ​‌​ ‍‌​ ​‍​ ​ ​ ‌‍‌‍‌​​ ​‍​ ‌‌​ ‌​‌‍​‍​ ​​​ ​ ​‍‌‍‌ ‌​‌ ‍‌‌ ​​‌‍‌‌​ ‌‌ ‌‍‌‍​‌‌‍​ ‌‍​‌‌ ‌​‌ ‌‌‌ ​‍‌‍‌‌​‍‌‍‌ ​​‌‍​‌‌ ‌​‌‍‍​​ ‌‌‍​‍‌‍‌‌‌‍ ‍‌‍‌‌‌‍‌‍‌‍‍‌‌ ‌​‌ ​ ​‍‌‌​ ‌‌‌​​‍‌‌ ‌‍‍ ‌‍‌‌‌ ‍‌​‍‌‌​ ​ ‌​‌​​‍‌‌​ ​ ‌​‌​​‍‌‌​ ​‍​ ​‍‌‍​‍‌‍‌‌‌‍ ‍‌‍​‍​ ​​‌‍‌​‌‍‌​​ ‌‌​ ​‍‌‍​‌​ ‌ ​ ​‍‌‍​ ​ ‌​​ ‌‍​‍‌‌​ ​‍​ ​‍​‍‌‌​ ‌‌‌​‌​​‍ ‍‌ ‌​‌‍‍‌‌ ‌​‌‍ ​‌‍‌‌​‍‌‍‌ ​​‌‍‌‌‌ ​‍‌ ​ ‌ ​​‌‍‌‌‌‍​ ‌ ‌​‌‍‍‌‌ ‌‍‌‍‌‌​ ‌‌ ​​‌ ‌‌‌‍​‍‌‍ ​‌‍‍‌‌ ​ ‌‍‍​‌‍‌‌‌‍‌​​‍​‍‌ ‌: Een royaal salaris, variërend van €3.400 tot €5.100 afhankelijk van je ervaring,
plus voordelenpakket op maat.​​​​‌ ‍ ​‍​‍‌‍ ‌ ​‍‌‍‍‌‌‍‌ ‌‍‍‌‌‍ ‍​‍​‍​ ‍‍​‍​‍‌ ​ ‌‍​‌‌‍ ‍‌‍‍‌‌ ‌​‌ ‍‌​‍ ‍‌‍‍‌‌‍ ​‍​‍​‍ ​​‍​‍‌‍‍​‌ ​‍‌‍‌‌‌‍‌‍​‍​‍​ ‍‍​‍​‍​‍ ‌ ​ ‌ ‌​‌ ‌‌‌‍‌​‌‍‍‌‌‍ ​‍ ‌‍‍‌‌‍ ‍‌ ‌​‌‍‌‌‌‍ ‍‌ ‌​​‍ ‌‍‌‌‌‍‌​‌‍‍‌‌ ‌​​‍ ‌‍ ‌‌‍ ‌‍‌​‌‍‌‌​ ‌‌ ​​‌ ​‍‌‍‌‌‌ ​ ‌‍‌‌‌‍ ‍‌ ‌​‌‍​‌‌ ‌​‌‍‍‌‌‍ ‌‍ ‍​ ‍ ‌‍‍‌‌‍‌​​ ‌‌ ‌‍‌‍​‌‌‍​ ‌‍​‌‌ ‌​‌ ‌‌‌ ​‍‌‍‌‌​‍ ‍‌‍‌​​ ​‍​ ​​​ ‍​​ ​‌​ ‍‌​ ​‍​ ​ ​ ‌‍‌‍‌​​ ​‍​ ‌‌​ ‌​‌‍​‍​ ​​​ ​ ​ ‍ ‌ ‌​‌ ‍‌‌ ​​‌‍‌‌​ ‌‌ ‌‍‌‍​‌‌‍​ ‌‍​‌‌ ‌​‌ ‌‌‌ ​‍‌‍‌‌​ ‍ ‌ ​​‌‍​‌‌ ‌​‌‍‍​​ ‌‌‍​‍‌‍‌‌‌‍ ‍‌‍‌‌‌‍‌‍‌‍‍‌‌ ‌​‌ ​ ​‍‌‌​ ‌‌‌​​‍‌‌ ‌‍‍ ‌‍‌‌‌ ‍‌​‍‌‌​ ​ ‌​‌​​‍‌‌​ ​ ‌​‌​​‍‌‌​ ​‍​ ​‍‌‍​‍‌‍‌‌‌‍ ‍‌‍​‍​ ​​‌‍‌​‌‍‌​​ ‌‌​ ​‍‌‍​‌​ ‌ ​ ​‍‌‍​ ​ ‌​​ ‌‍​‍‌‌​ ​‍​ ​‍​‍‌‌​ ‌‌‌​‌​​‍ ‍‌ ‌​‌‍‌‌‌ ‍​‌ ‌​​ ‌‍​‍‌‍​‌‌ ​ ‌‍‌‌‌‌‌‌‌ ​‍‌‍ ​​ ‌​‍‌‌​ ​‍‌​‌‍‌ ​ ‌ ‌​‌ ‌‌‌‍‌​‌‍‍‌‌‍ ​‍‌‍‌‍‍‌‌‍‌​​ ‌‌ ‌‍‌‍​‌‌‍​ ‌‍​‌‌ ‌​‌ ‌‌‌ ​‍‌‍‌‌​‍ ‍‌‍‌​​ ​‍​ ​​​ ‍​​ ​‌​ ‍‌​ ​‍​ ​ ​ ‌‍‌‍‌​​ ​‍​ ‌‌​ ‌​‌‍​‍​ ​​​ ​ ​‍‌‍‌ ‌​‌ ‍‌‌ ​​‌‍‌‌​ ‌‌ ‌‍‌‍​‌‌‍​ ‌‍​‌‌ ‌​‌ ‌‌‌ ​‍‌‍‌‌​‍‌‍‌ ​​‌‍​‌‌ ‌​‌‍‍​​ ‌‌‍​‍‌‍‌‌‌‍ ‍‌‍‌‌‌‍‌‍‌‍‍‌‌ ‌​‌ ​ ​‍‌‌​ ‌‌‌​​‍‌‌ ‌‍‍ ‌‍‌‌‌ ‍‌​‍‌‌​ ​ ‌​‌​​‍‌‌​ ​ ‌​‌​​‍‌‌​ ​‍​ ​‍‌‍​‍‌‍‌‌‌‍ ‍‌‍​‍​ ​​‌‍‌​‌‍‌​​ ‌‌​ ​‍‌‍​‌​ ‌ ​ ​‍‌‍​ ​ ‌​​ ‌‍​‍‌‌​ ​‍​ ​‍​‍‌‌​ ‌‌‌​‌​​‍ ‍‌ ‌​‌‍‌‌‌ ‍​‌ ‌​​‍‌‍‌ ​​‌‍‌‌‌ ​‍‌ ​ ‌ ​​‌‍‌‌‌‍​ ‌ ‌​‌‍‍‌‌ ‌‍‌‍‌‌​ ‌‌ ​​‌ ‌‌‌‍​‍‌‍ ​‌‍‍‌‌ ​ ‌‍‍​‌‍‌‌‌‍‌​​‍​‍‌ ‌
Een bedrijfsauto, smartphone en laptop.​​​​‌ ‍ ​‍​‍‌‍ ‌ ​‍‌‍‍‌‌‍‌ ‌‍‍‌‌‍ ‍​‍​‍​ ‍‍​‍​‍‌ ​ ‌‍​‌‌‍ ‍‌‍‍‌‌ ‌​‌ ‍‌​‍ ‍‌‍‍‌‌‍ ​‍​‍​‍ ​​‍​‍‌‍‍​‌ ​‍‌‍‌‌‌‍‌‍​‍​‍​ ‍‍​‍​‍​‍ ‌ ​ ‌ ‌​‌ ‌‌‌‍‌​‌‍‍‌‌‍ ​‍ ‌‍‍‌‌‍ ‍‌ ‌​‌‍‌‌‌‍ ‍‌ ‌​​‍ ‌‍‌‌‌‍‌​‌‍‍‌‌ ‌​​‍ ‌‍ ‌‌‍ ‌‍‌​‌‍‌‌​ ‌‌ ​​‌ ​‍‌‍‌‌‌ ​ ‌‍‌‌‌‍ ‍‌ ‌​‌‍​‌‌ ‌​‌‍‍‌‌‍ ‌‍ ‍​ ‍ ‌‍‍‌‌‍‌​​ ‌‌ ‌‍‌‍​‌‌‍​ ‌‍​‌‌ ‌​‌ ‌‌‌ ​‍‌‍‌‌​‍ ‍‌‍‌​​ ​‍​ ​​​ ‍​​ ​‌​ ‍‌​ ​‍​ ​ ​ ‌‍‌‍‌​​ ​‍​ ‌‌​ ‌​‌‍​‍​ ​​​ ​ ​ ‍ ‌ ‌​‌ ‍‌‌ ​​‌‍‌‌​ ‌‌ ‌‍‌‍​‌‌‍​ ‌‍​‌‌ ‌​‌ ‌‌‌ ​‍‌‍‌‌​ ‍ ‌ ​​‌‍​‌‌ ‌​‌‍‍​​ ‌‌‍​‍‌‍‌‌‌‍ ‍‌‍‌‌‌‍‌‍‌‍‍‌‌ ‌​‌ ​ ​‍‌‌​ ‌‌‌​​‍‌‌ ‌‍‍ ‌‍‌‌‌ ‍‌​‍‌‌​ ​ ‌​‌​​‍‌‌​ ​ ‌​‌​​‍‌‌​ ​‍​ ​‍‌‍​‍‌‍‌‌‌‍ ‍‌‍‌​​ ​ ​ ​‌​ ​​‌‍‌‌‌‍​‍​ ‍‌​ ‍‌​ ​​​ ‌​‌‍‌‌‌‍‌‍​‍‌‌​ ​‍​ ​‍​‍‌‌​ ‌‌‌​‌​​‍ ‍‌ ‌​‌‍‌‌‌ ‍​‌ ‌​​ ‌‍​‍‌‍​‌‌ ​ ‌‍‌‌‌‌‌‌‌ ​‍‌‍ ​​ ‌​‍‌‌​ ​‍‌​‌‍‌ ​ ‌ ‌​‌ ‌‌‌‍‌​‌‍‍‌‌‍ ​‍‌‍‌‍‍‌‌‍‌​​ ‌‌ ‌‍‌‍​‌‌‍​ ‌‍​‌‌ ‌​‌ ‌‌‌ ​‍‌‍‌‌​‍ ‍‌‍‌​​ ​‍​ ​​​ ‍​​ ​‌​ ‍‌​ ​‍​ ​ ​ ‌‍‌‍‌​​ ​‍​ ‌‌​ ‌​‌‍​‍​ ​​​ ​ ​‍‌‍‌ ‌​‌ ‍‌‌ ​​‌‍‌‌​ ‌‌ ‌‍‌‍​‌‌‍​ ‌‍​‌‌ ‌​‌ ‌‌‌ ​‍‌‍‌‌​‍‌‍‌ ​​‌‍​‌‌ ‌​‌‍‍​​ ‌‌‍​‍‌‍‌‌‌‍ ‍‌‍‌‌‌‍‌‍‌‍‍‌‌ ‌​‌ ​ ​‍‌‌​ ‌‌‌​​‍‌‌ ‌‍‍ ‌‍‌‌‌ ‍‌​‍‌‌​ ​ ‌​‌​​‍‌‌​ ​ ‌​‌​​‍‌‌​ ​‍​ ​‍‌‍​‍‌‍‌‌‌‍ ‍‌‍‌​​ ​ ​ ​‌​ ​​‌‍‌‌‌‍​‍​ ‍‌​ ‍‌​ ​​​ ‌​‌‍‌‌‌‍‌‍​‍‌‌​ ​‍​ ​‍​‍‌‌​ ‌‌‌​‌​​‍ ‍‌ ‌​‌‍‌‌‌ ‍​‌ ‌​​‍‌‍‌ ​​‌‍‌‌‌ ​‍‌ ​ ‌ ​​‌‍‌‌‌‍​ ‌ ‌​‌‍‍‌‌ ‌‍‌‍‌‌​ ‌‌ ​​‌ ‌‌‌‍​‍‌‍ ​‌‍‍‌‌ ​ ‌‍‍​‌‍‌‌‌‍‌​​‍​‍‌ ‌
Tijd voor ontspanning​​​​‌ ‍ ​‍​‍‌‍ ‌ ​‍‌‍‍‌‌‍‌ ‌‍‍‌‌‍ ‍​‍​‍​ ‍‍​‍​‍‌ ​ ‌‍​‌‌‍ ‍‌‍‍‌‌ ‌​‌ ‍‌​‍ ‍‌‍‍‌‌‍ ​‍​‍​‍ ​​‍​‍‌‍‍​‌ ​‍‌‍‌‌‌‍‌‍​‍​‍​ ‍‍​‍​‍​‍ ‌ ​ ‌ ‌​‌ ‌‌‌‍‌​‌‍‍‌‌‍ ​‍ ‌‍‍‌‌‍ ‍‌ ‌​‌‍‌‌‌‍ ‍‌ ‌​​‍ ‌‍‌‌‌‍‌​‌‍‍‌‌ ‌​​‍ ‌‍ ‌‌‍ ‌‍‌​‌‍‌‌​ ‌‌ ​​‌ ​‍‌‍‌‌‌ ​ ‌‍‌‌‌‍ ‍‌ ‌​‌‍​‌‌ ‌​‌‍‍‌‌‍ ‌‍ ‍​ ‍ ‌‍‍‌‌‍‌​​ ‌‌ ‌‍‌‍​‌‌‍​ ‌‍​‌‌ ‌​‌ ‌‌‌ ​‍‌‍‌‌​‍ ‍‌‍‌​​ ​‍​ ​​​ ‍​​ ​‌​ ‍‌​ ​‍​ ​ ​ ‌‍‌‍‌​​ ​‍​ ‌‌​ ‌​‌‍​‍​ ​​​ ​ ​ ‍ ‌ ‌​‌ ‍‌‌ ​​‌‍‌‌​ ‌‌ ‌‍‌‍​‌‌‍​ ‌‍​‌‌ ‌​‌ ‌‌‌ ​‍‌‍‌‌​ ‍ ‌ ​​‌‍​‌‌ ‌​‌‍‍​​ ‌‌‍​‍‌‍‌‌‌‍ ‍‌‍‌‌‌‍‌‍‌‍‍‌‌ ‌​‌ ​ ​‍‌‌​ ‌‌‌​​‍‌‌ ‌‍‍ ‌‍‌‌‌ ‍‌​‍‌‌​ ​ ‌​‌​​‍‌‌​ ​ ‌​‌​​‍‌‌​ ​‍​ ​‍‌‍​‍‌‍‌‌‌‍ ‍​ ​‍​ ​​‌‍‌‌​ ‌‌‌‍‌‌​ ​ ​ ​‌​ ‌ ‌‍‌​​ ​​‌‍​ ​ ‌‌​‍‌‌​ ​‍​ ​‍​‍‌‌​ ‌‌‌​‌​​‍ ‍‌ ‌​‌‍‍‌‌ ‌​‌‍ ​‌‍‌‌​ ‌‍​‍‌‍​‌‌ ​ ‌‍‌‌‌‌‌‌‌ ​‍‌‍ ​​ ‌​‍‌‌​ ​‍‌​‌‍‌ ​ ‌ ‌​‌ ‌‌‌‍‌​‌‍‍‌‌‍ ​‍‌‍‌‍‍‌‌‍‌​​ ‌‌ ‌‍‌‍​‌‌‍​ ‌‍​‌‌ ‌​‌ ‌‌‌ ​‍‌‍‌‌​‍ ‍‌‍‌​​ ​‍​ ​​​ ‍​​ ​‌​ ‍‌​ ​‍​ ​ ​ ‌‍‌‍‌​​ ​‍​ ‌‌​ ‌​‌‍​‍​ ​​​ ​ ​‍‌‍‌ ‌​‌ ‍‌‌ ​​‌‍‌‌​ ‌‌ ‌‍‌‍​‌‌‍​ ‌‍​‌‌ ‌​‌ ‌‌‌ ​‍‌‍‌‌​‍‌‍‌ ​​‌‍​‌‌ ‌​‌‍‍​​ ‌‌‍​‍‌‍‌‌‌‍ ‍‌‍‌‌‌‍‌‍‌‍‍‌‌ ‌​‌ ​ ​‍‌‌​ ‌‌‌​​‍‌‌ ‌‍‍ ‌‍‌‌‌ ‍‌​‍‌‌​ ​ ‌​‌​​‍‌‌​ ​ ‌​‌​​‍‌‌​ ​‍​ ​‍‌‍​‍‌‍‌‌‌‍ ‍​ ​‍​ ​​‌‍‌‌​ ‌‌‌‍‌‌​ ​ ​ ​‌​ ‌ ‌‍‌​​ ​​‌‍​ ​ ‌‌​‍‌‌​ ​‍​ ​‍​‍‌‌​ ‌‌‌​‌​​‍ ‍‌ ‌​‌‍‍‌‌ ‌​‌‍ ​‌‍‌‌​‍‌‍‌ ​​‌‍‌‌‌ ​‍‌ ​ ‌ ​​‌‍‌‌‌‍​ ‌ ‌​‌‍‍‌‌ ‌‍‌‍‌‌​ ‌‌ ​​‌ ‌‌‌‍​‍‌‍ ​‌‍‍‌‌ ​ ‌‍‍​‌‍‌‌‌‍‌​​‍​‍‌ ‌: 27 vakantiedagen en 13 roostervrije dagen (CAO Metalektro).​​​​‌ ‍ ​‍​‍‌‍ ‌ ​‍‌‍‍‌‌‍‌ ‌‍‍‌‌‍ ‍​‍​‍​ ‍‍​‍​‍‌ ​ ‌‍​‌‌‍ ‍‌‍‍‌‌ ‌​‌ ‍‌​‍ ‍‌‍‍‌‌‍ ​‍​‍​‍ ​​‍​‍‌‍‍​‌ ​‍‌‍‌‌‌‍‌‍​‍​‍​ ‍‍​‍​‍​‍ ‌ ​ ‌ ‌​‌ ‌‌‌‍‌​‌‍‍‌‌‍ ​‍ ‌‍‍‌‌‍ ‍‌ ‌​‌‍‌‌‌‍ ‍‌ ‌​​‍ ‌‍‌‌‌‍‌​‌‍‍‌‌ ‌​​‍ ‌‍ ‌‌‍ ‌‍‌​‌‍‌‌​ ‌‌ ​​‌ ​‍‌‍‌‌‌ ​ ‌‍‌‌‌‍ ‍‌ ‌​‌‍​‌‌ ‌​‌‍‍‌‌‍ ‌‍ ‍​ ‍ ‌‍‍‌‌‍‌​​ ‌‌ ‌‍‌‍​‌‌‍​ ‌‍​‌‌ ‌​‌ ‌‌‌ ​‍‌‍‌‌​‍ ‍‌‍‌​​ ​‍​ ​​​ ‍​​ ​‌​ ‍‌​ ​‍​ ​ ​ ‌‍‌‍‌​​ ​‍​ ‌‌​ ‌​‌‍​‍​ ​​​ ​ ​ ‍ ‌ ‌​‌ ‍‌‌ ​​‌‍‌‌​ ‌‌ ‌‍‌‍​‌‌‍​ ‌‍​‌‌ ‌​‌ ‌‌‌ ​‍‌‍‌‌​ ‍ ‌ ​​‌‍​‌‌ ‌​‌‍‍​​ ‌‌‍​‍‌‍‌‌‌‍ ‍‌‍‌‌‌‍‌‍‌‍‍‌‌ ‌​‌ ​ ​‍‌‌​ ‌‌‌​​‍‌‌ ‌‍‍ ‌‍‌‌‌ ‍‌​‍‌‌​ ​ ‌​‌​​‍‌‌​ ​ ‌​‌​​‍‌‌​ ​‍​ ​‍‌‍​‍‌‍‌‌‌‍ ‍​ ​‍​ ​​‌‍‌‌​ ‌‌‌‍‌‌​ ​ ​ ​‌​ ‌ ‌‍‌​​ ​​‌‍​ ​ ‌‌​‍‌‌​ ​‍​ ​‍​‍‌‌​ ‌‌‌​‌​​‍ ‍‌ ‌​‌‍‌‌‌ ‍​‌ ‌​​ ‌‍​‍‌‍​‌‌ ​ ‌‍‌‌‌‌‌‌‌ ​‍‌‍ ​​ ‌​‍‌‌​ ​‍‌​‌‍‌ ​ ‌ ‌​‌ ‌‌‌‍‌​‌‍‍‌‌‍ ​‍‌‍‌‍‍‌‌‍‌​​ ‌‌ ‌‍‌‍​‌‌‍​ ‌‍​‌‌ ‌​‌ ‌‌‌ ​‍‌‍‌‌​‍ ‍‌‍‌​​ ​‍​ ​​​ ‍​​ ​‌​ ‍‌​ ​‍​ ​ ​ ‌‍‌‍‌​​ ​‍​ ‌‌​ ‌​‌‍​‍​ ​​​ ​ ​‍‌‍‌ ‌​‌ ‍‌‌ ​​‌‍‌‌​ ‌‌ ‌‍‌‍​‌‌‍​ ‌‍​‌‌ ‌​‌ ‌‌‌ ​‍‌‍‌‌​‍‌‍‌ ​​‌‍​‌‌ ‌​‌‍‍​​ ‌‌‍​‍‌‍‌‌‌‍ ‍‌‍‌‌‌‍‌‍‌‍‍‌‌ ‌​‌ ​ ​‍‌‌​ ‌‌‌​​‍‌‌ ‌‍‍ ‌‍‌‌‌ ‍‌​‍‌‌​ ​ ‌​‌​​‍‌‌​ ​ ‌​‌​​‍‌‌​ ​‍​ ​‍‌‍​‍‌‍‌‌‌‍ ‍​ ​‍​ ​​‌‍‌‌​ ‌‌‌‍‌‌​ ​ ​ ​‌​ ‌ ‌‍‌​​ ​​‌‍​ ​ ‌‌​‍‌‌​ ​‍​ ​‍​‍‌‌​ ‌‌‌​‌​​‍ ‍‌ ‌​‌‍‌‌‌ ‍​‌ ‌​​‍‌‍‌ ​​‌‍‌‌‌ ​‍‌ ​ ‌ ​​‌‍‌‌‌‍​ ‌ ‌​‌‍‍‌‌ ‌‍‌‍‌‌​ ‌‌ ​​‌ ‌‌‌‍​‍‌‍ ​‌‍‍‌‌ ​ ‌‍‍​‌‍‌‌‌‍‌​​‍​‍‌ ‌
Ontwikkeling​​​​‌ ‍ ​‍​‍‌‍ ‌ ​‍‌‍‍‌‌‍‌ ‌‍‍‌‌‍ ‍​‍​‍​ ‍‍​‍​‍‌ ​ ‌‍​‌‌‍ ‍‌‍‍‌‌ ‌​‌ ‍‌​‍ ‍‌‍‍‌‌‍ ​‍​‍​‍ ​​‍​‍‌‍‍​‌ ​‍‌‍‌‌‌‍‌‍​‍​‍​ ‍‍​‍​‍​‍ ‌ ​ ‌ ‌​‌ ‌‌‌‍‌​‌‍‍‌‌‍ ​‍ ‌‍‍‌‌‍ ‍‌ ‌​‌‍‌‌‌‍ ‍‌ ‌​​‍ ‌‍‌‌‌‍‌​‌‍‍‌‌ ‌​​‍ ‌‍ ‌‌‍ ‌‍‌​‌‍‌‌​ ‌‌ ​​‌ ​‍‌‍‌‌‌ ​ ‌‍‌‌‌‍ ‍‌ ‌​‌‍​‌‌ ‌​‌‍‍‌‌‍ ‌‍ ‍​ ‍ ‌‍‍‌‌‍‌​​ ‌‌ ‌‍‌‍​‌‌‍​ ‌‍​‌‌ ‌​‌ ‌‌‌ ​‍‌‍‌‌​‍ ‍‌‍‌​​ ​‍​ ​​​ ‍​​ ​‌​ ‍‌​ ​‍​ ​ ​ ‌‍‌‍‌​​ ​‍​ ‌‌​ ‌​‌‍​‍​ ​​​ ​ ​ ‍ ‌ ‌​‌ ‍‌‌ ​​‌‍‌‌​ ‌‌ ‌‍‌‍​‌‌‍​ ‌‍​‌‌ ‌​‌ ‌‌‌ ​‍‌‍‌‌​ ‍ ‌ ​​‌‍​‌‌ ‌​‌‍‍​​ ‌‌‍​‍‌‍‌‌‌‍ ‍‌‍‌‌‌‍‌‍‌‍‍‌‌ ‌​‌ ​ ​‍‌‌​ ‌‌‌​​‍‌‌ ‌‍‍ ‌‍‌‌‌ ‍‌​‍‌‌​ ​ ‌​‌​​‍‌‌​ ​ ‌​‌​​‍‌‌​ ​‍​ ​‍‌‍​‍‌‍‌‌‌‍ ‍​ ‍‌​ ‍‌‌‍‌​‌‍​ ‌‍​‍​ ‍​​ ‍​‌‍​‍‌‍‌‍​ ‌‍​ ‌‌‌‍‌‌​‍‌‌​ ​‍​ ​‍​‍‌‌​ ‌‌‌​‌​​‍ ‍‌ ‌​‌‍‍‌‌ ‌​‌‍ ​‌‍‌‌​ ‌‍​‍‌‍​‌‌ ​ ‌‍‌‌‌‌‌‌‌ ​‍‌‍ ​​ ‌​‍‌‌​ ​‍‌​‌‍‌ ​ ‌ ‌​‌ ‌‌‌‍‌​‌‍‍‌‌‍ ​‍‌‍‌‍‍‌‌‍‌​​ ‌‌ ‌‍‌‍​‌‌‍​ ‌‍​‌‌ ‌​‌ ‌‌‌ ​‍‌‍‌‌​‍ ‍‌‍‌​​ ​‍​ ​​​ ‍​​ ​‌​ ‍‌​ ​‍​ ​ ​ ‌‍‌‍‌​​ ​‍​ ‌‌​ ‌​‌‍​‍​ ​​​ ​ ​‍‌‍‌ ‌​‌ ‍‌‌ ​​‌‍‌‌​ ‌‌ ‌‍‌‍​‌‌‍​ ‌‍​‌‌ ‌​‌ ‌‌‌ ​‍‌‍‌‌​‍‌‍‌ ​​‌‍​‌‌ ‌​‌‍‍​​ ‌‌‍​‍‌‍‌‌‌‍ ‍‌‍‌‌‌‍‌‍‌‍‍‌‌ ‌​‌ ​ ​‍‌‌​ ‌‌‌​​‍‌‌ ‌‍‍ ‌‍‌‌‌ ‍‌​‍‌‌​ ​ ‌​‌​​‍‌‌​ ​ ‌​‌​​‍‌‌​ ​‍​ ​‍‌‍​‍‌‍‌‌‌‍ ‍​ ‍‌​ ‍‌‌‍‌​‌‍​ ‌‍​‍​ ‍​​ ‍​‌‍​‍‌‍‌‍​ ‌‍​ ‌‌‌‍‌‌​‍‌‌​ ​‍​ ​‍​‍‌‌​ ‌‌‌​‌​​‍ ‍‌ ‌​‌‍‍‌‌ ‌​‌‍ ​‌‍‌‌​‍‌‍‌ ​​‌‍‌‌‌ ​‍‌ ​ ‌ ​​‌‍‌‌‌‍​ ‌ ‌​‌‍‍‌‌ ‌‍‌‍‌‌​ ‌‌ ​​‌ ‌‌‌‍​‍‌‍ ​‌‍‍‌‌ ​ ‌‍‍​‌‍‌‌‌‍‌​​‍​‍‌ ‌: Opleidingsmogelijkheden om je carrière een boost te geven (KIS Academy).​​​​‌ ‍ ​‍​‍‌‍ ‌ ​‍‌‍‍‌‌‍‌ ‌‍‍‌‌‍ ‍​‍​‍​ ‍‍​‍​‍‌ ​ ‌‍​‌‌‍ ‍‌‍‍‌‌ ‌​‌ ‍‌​‍ ‍‌‍‍‌‌‍ ​‍​‍​‍ ​​‍​‍‌‍‍​‌ ​‍‌‍‌‌‌‍‌‍​‍​‍​ ‍‍​‍​‍​‍ ‌ ​ ‌ ‌​‌ ‌‌‌‍‌​‌‍‍‌‌‍ ​‍ ‌‍‍‌‌‍ ‍‌ ‌​‌‍‌‌‌‍ ‍‌ ‌​​‍ ‌‍‌‌‌‍‌​‌‍‍‌‌ ‌​​‍ ‌‍ ‌‌‍ ‌‍‌​‌‍‌‌​ ‌‌ ​​‌ ​‍‌‍‌‌‌ ​ ‌‍‌‌‌‍ ‍‌ ‌​‌‍​‌‌ ‌​‌‍‍‌‌‍ ‌‍ ‍​ ‍ ‌‍‍‌‌‍‌​​ ‌‌ ‌‍‌‍​‌‌‍​ ‌‍​‌‌ ‌​‌ ‌‌‌ ​‍‌‍‌‌​‍ ‍‌‍‌​​ ​‍​ ​​​ ‍​​ ​‌​ ‍‌​ ​‍​ ​ ​ ‌‍‌‍‌​​ ​‍​ ‌‌​ ‌​‌‍​‍​ ​​​ ​ ​ ‍ ‌ ‌​‌ ‍‌‌ ​​‌‍‌‌​ ‌‌ ‌‍‌‍​‌‌‍​ ‌‍​‌‌ ‌​‌ ‌‌‌ ​‍‌‍‌‌​ ‍ ‌ ​​‌‍​‌‌ ‌​‌‍‍​​ ‌‌‍​‍‌‍‌‌‌‍ ‍‌‍‌‌‌‍‌‍‌‍‍‌‌ ‌​‌ ​ ​‍‌‌​ ‌‌‌​​‍‌‌ ‌‍‍ ‌‍‌‌‌ ‍‌​‍‌‌​ ​ ‌​‌​​‍‌‌​ ​ ‌​‌​​‍‌‌​ ​‍​ ​‍‌‍​‍‌‍‌‌‌‍ ‍​ ‍‌​ ‍‌‌‍‌​‌‍​ ‌‍​‍​ ‍​​ ‍​‌‍​‍‌‍‌‍​ ‌‍​ ‌‌‌‍‌‌​‍‌‌​ ​‍​ ​‍​‍‌‌​ ‌‌‌​‌​​‍ ‍‌ ‌​‌‍‌‌‌ ‍​‌ ‌​​ ‌‍​‍‌‍​‌‌ ​ ‌‍‌‌‌‌‌‌‌ ​‍‌‍ ​​ ‌​‍‌‌​ ​‍‌​‌‍‌ ​ ‌ ‌​‌ ‌‌‌‍‌​‌‍‍‌‌‍ ​‍‌‍‌‍‍‌‌‍‌​​ ‌‌ ‌‍‌‍​‌‌‍​ ‌‍​‌‌ ‌​‌ ‌‌‌ ​‍‌‍‌‌​‍ ‍‌‍‌​​ ​‍​ ​​​ ‍​​ ​‌​ ‍‌​ ​‍​ ​ ​ ‌‍‌‍‌​​ ​‍​ ‌‌​ ‌​‌‍​‍​ ​​​ ​ ​‍‌‍‌ ‌​‌ ‍‌‌ ​​‌‍‌‌​ ‌‌ ‌‍‌‍​‌‌‍​ ‌‍​‌‌ ‌​‌ ‌‌‌ ​‍‌‍‌‌​‍‌‍‌ ​​‌‍​‌‌ ‌​‌‍‍​​ ‌‌‍​‍‌‍‌‌‌‍ ‍‌‍‌‌‌‍‌‍‌‍‍‌‌ ‌​‌ ​ ​‍‌‌​ ‌‌‌​​‍‌‌ ‌‍‍ ‌‍‌‌‌ ‍‌​‍‌‌​ ​ ‌​‌​​‍‌‌​ ​ ‌​‌​​‍‌‌​ ​‍​ ​‍‌‍​‍‌‍‌‌‌‍ ‍​ ‍‌​ ‍‌‌‍‌​‌‍​ ‌‍​‍​ ‍​​ ‍​‌‍​‍‌‍‌‍​ ‌‍​ ‌‌‌‍‌‌​‍‌‌​ ​‍​ ​‍​‍‌‌​ ‌‌‌​‌​​‍ ‍‌ ‌​‌‍‌‌‌ ‍​‌ ‌​​‍‌‍‌ ​​‌‍‌‌‌ ​‍‌ ​ ‌ ​​‌‍‌‌‌‍​ ‌ ‌​‌‍‍‌‌ ‌‍‌‍‌‌​ ‌‌ ​​‌ ‌‌‌‍​‍‌‍ ​‌‍‍‌‌ ​ ‌‍‍​‌‍‌‌‌‍‌​​‍​‍‌ ‌
Wie zoeken we?
Diploma op minimaal niveau 4, bij voorkeur richting Werktuigbouwkunde of Mechatronica.​​​​‌ ‍ ​‍​‍‌‍ ‌ ​‍‌‍‍‌‌‍‌ ‌‍‍‌‌‍ ‍​‍​‍​ ‍‍​‍​‍‌ ​ ‌‍​‌‌‍ ‍‌‍‍‌‌ ‌​‌ ‍‌​‍ ‍‌‍‍‌‌‍ ​‍​‍​‍ ​​‍​‍‌‍‍​‌ ​‍‌‍‌‌‌‍‌‍​‍​‍​ ‍‍​‍​‍​‍ ‌ ​ ‌ ‌​‌ ‌‌‌‍‌​‌‍‍‌‌‍ ​‍ ‌‍‍‌‌‍ ‍‌ ‌​‌‍‌‌‌‍ ‍‌ ‌​​‍ ‌‍‌‌‌‍‌​‌‍‍‌‌ ‌​​‍ ‌‍ ‌‌‍ ‌‍‌​‌‍‌‌​ ‌‌ ​​‌ ​‍‌‍‌‌‌ ​ ‌‍‌‌‌‍ ‍‌ ‌​‌‍​‌‌ ‌​‌‍‍‌‌‍ ‌‍ ‍​ ‍ ‌‍‍‌‌‍‌​​ ‌‌ ‌‍‌‍​‌‌‍​ ‌‍​‌‌ ‌​‌ ‌‌‌ ​‍‌‍‌‌​‍ ‍‌‍‌​​ ​‍​ ​​​ ‍​​ ​‌​ ‍‌​ ​‍​ ​ ​ ‌‍‌‍‌​​ ​‍​ ‌‌​ ‌​‌‍​‍​ ​​​ ​ ​ ‍ ‌ ‌​‌ ‍‌‌ ​​‌‍‌‌​ ‌‌ ‌‍‌‍​‌‌‍​ ‌‍​‌‌ ‌​‌ ‌‌‌ ​‍‌‍‌‌​ ‍ ‌ ​​‌‍​‌‌ ‌​‌‍‍​​ ‌‌ ​‍‌‍‌‌‌ ​‌‌ ‌‌‌‍‍‌‌ ​‍‌‍‌‌‌‍ ‌‌‍‌‌‌‍ ‍‌ ‌​‌ ​ ​‍‌‌​ ‌‌‌​​‍​ ​​​‍‌‌​ ‌‌‌​‌​​ ‌‍​‍‌‍​‌‌ ​ ‌‍‌‌‌‌‌‌‌ ​‍‌‍ ​​ ‌​‍‌‌​ ​‍‌​‌‍‌ ​ ‌ ‌​‌ ‌‌‌‍‌​‌‍‍‌‌‍ ​‍‌‍‌‍‍‌‌‍‌​​ ‌‌ ‌‍‌‍​‌‌‍​ ‌‍​‌‌ ‌​‌ ‌‌‌ ​‍‌‍‌‌​‍ ‍‌‍‌​​ ​‍​ ​​​ ‍​​ ​‌​ ‍‌​ ​‍​ ​ ​ ‌‍‌‍‌​​ ​‍​ ‌‌​ ‌​‌‍​‍​ ​​​ ​ ​‍‌‍‌ ‌​‌ ‍‌‌ ​​‌‍‌‌​ ‌‌ ‌‍‌‍​‌‌‍​ ‌‍​‌‌ ‌​‌ ‌‌‌ ​‍‌‍‌‌​‍‌‍‌ ​​‌‍​‌‌ ‌​‌‍‍​​ ‌‌ ​‍‌‍‌‌‌ ​‌‌ ‌‌‌‍‍‌‌ ​‍‌‍‌‌‌‍ ‌‌‍‌‌‌‍ ‍‌ ‌​‌ ​ ​‍‌‌​ ‌‌‌​​‍​ ​​​‍‌‌​ ‌‌‌​‌​​‍‌‍‌ ​​‌‍‌‌‌ ​‍‌ ​ ‌ ​​‌‍‌‌‌‍​ ‌ ‌​‌‍‍‌‌ ‌‍‌‍‌‌​ ‌‌ ​​‌ ‌‌‌‍​‍‌‍ ​‌‍‍‌‌ ​ ‌‍‍​‌‍‌‌‌‍‌​​‍​‍‌ ‌
Gedegen mechanische kennis, eventueel aangevuld met elektrotechniek, besturingstechniek,
hydrauliek en machinegeometrie.​​​​‌ ‍ ​‍​‍‌‍ ‌ ​‍‌‍‍‌‌‍‌ ‌‍‍‌‌‍ ‍​‍​‍​ ‍‍​‍​‍‌ ​ ‌‍​‌‌‍ ‍‌‍‍‌‌ ‌​‌ ‍‌​‍ ‍‌‍‍‌‌‍ ​‍​‍​‍ ​​‍​‍‌‍‍​‌ ​‍‌‍‌‌‌‍‌‍​‍​‍​ ‍‍​‍​‍​‍ ‌ ​ ‌ ‌​‌ ‌‌‌‍‌​‌‍‍‌‌‍ ​‍ ‌‍‍‌‌‍ ‍‌ ‌​‌‍‌‌‌‍ ‍‌ ‌​​‍ ‌‍‌‌‌‍‌​‌‍‍‌‌ ‌​​‍ ‌‍ ‌‌‍ ‌‍‌​‌‍‌‌​ ‌‌ ​​‌ ​‍‌‍‌‌‌ ​ ‌‍‌‌‌‍ ‍‌ ‌​‌‍​‌‌ ‌​‌‍‍‌‌‍ ‌‍ ‍​ ‍ ‌‍‍‌‌‍‌​​ ‌‌ ‌‍‌‍​‌‌‍​ ‌‍​‌‌ ‌​‌ ‌‌‌ ​‍‌‍‌‌​‍ ‍‌‍‌​​ ​‍​ ​​​ ‍​​ ​‌​ ‍‌​ ​‍​ ​ ​ ‌‍‌‍‌​​ ​‍​ ‌‌​ ‌​‌‍​‍​ ​​​ ​ ​ ‍ ‌ ‌​‌ ‍‌‌ ​​‌‍‌‌​ ‌‌ ‌‍‌‍​‌‌‍​ ‌‍​‌‌ ‌​‌ ‌‌‌ ​‍‌‍‌‌​ ‍ ‌ ​​‌‍​‌‌ ‌​‌‍‍​​ ‌‌ ​‍‌‍‌‌‌ ​‌‌ ‌‌‌‍‍‌‌ ​‍‌‍‌‌‌‍ ‌‌‍‌‌‌‍ ‍‌ ‌​‌ ​ ​‍‌‌​ ‌‌‌​​‍​ ​‌​‍‌‌​ ‌‌‌​‌​​ ‌‍​‍‌‍​‌‌ ​ ‌‍‌‌‌‌‌‌‌ ​‍‌‍ ​​ ‌​‍‌‌​ ​‍‌​‌‍‌ ​ ‌ ‌​‌ ‌‌‌‍‌​‌‍‍‌‌‍ ​‍‌‍‌‍‍‌‌‍‌​​ ‌‌ ‌‍‌‍​‌‌‍​ ‌‍​‌‌ ‌​‌ ‌‌‌ ​‍‌‍‌‌​‍ ‍‌‍‌​​ ​‍​ ​​​ ‍​​ ​‌​ ‍‌​ ​‍​ ​ ​ ‌‍‌‍‌​​ ​‍​ ‌‌​ ‌​‌‍​‍​ ​​​ ​ ​‍‌‍‌ ‌​‌ ‍‌‌ ​​‌‍‌‌​ ‌‌ ‌‍‌‍​‌‌‍​ ‌‍​‌‌ ‌​‌ ‌‌‌ ​‍‌‍‌‌​‍‌‍‌ ​​‌‍​‌‌ ‌​‌‍‍​​ ‌‌ ​‍‌‍‌‌‌ ​‌‌ ‌‌‌‍‍‌‌ ​‍‌‍‌‌‌‍ ‌‌‍‌‌‌‍ ‍‌ ‌​‌ ​ ​‍‌‌​ ‌‌‌​​‍​ ​‌​‍‌‌​ ‌‌‌​‌​​‍‌‍‌ ​​‌‍‌‌‌ ​‍‌ ​ ‌ ​​‌‍‌‌‌‍​ ‌ ‌​‌‍‍‌‌ ‌‍‌‍‌‌​ ‌‌ ​​‌ ‌‌‌‍​‍‌‍ ​‌‍‍‌‌ ​ ‌‍‍​‌‍‌‌‌‍‌​​‍​‍‌ ‌
Aantoonbare werkervaring in de industriële dienstverlening.​​​​‌ ‍ ​‍​‍‌‍ ‌ ​‍‌‍‍‌‌‍‌ ‌‍‍‌‌‍ ‍​‍​‍​ ‍‍​‍​‍‌ ​ ‌‍​‌‌‍ ‍‌‍‍‌‌ ‌​‌ ‍‌​‍ ‍‌‍‍‌‌‍ ​‍​‍​‍ ​​‍​‍‌‍‍​‌ ​‍‌‍‌‌‌‍‌‍​‍​‍​ ‍‍​‍​‍​‍ ‌ ​ ‌ ‌​‌ ‌‌‌‍‌​‌‍‍‌‌‍ ​‍ ‌‍‍‌‌‍ ‍‌ ‌​‌‍‌‌‌‍ ‍‌ ‌​​‍ ‌‍‌‌‌‍‌​‌‍‍‌‌ ‌​​‍ ‌‍ ‌‌‍ ‌‍‌​‌‍‌‌​ ‌‌ ​​‌ ​‍‌‍‌‌‌ ​ ‌‍‌‌‌‍ ‍‌ ‌​‌‍​‌‌ ‌​‌‍‍‌‌‍ ‌‍ ‍​ ‍ ‌‍‍‌‌‍‌​​ ‌‌ ‌‍‌‍​‌‌‍​ ‌‍​‌‌ ‌​‌ ‌‌‌ ​‍‌‍‌‌​‍ ‍‌‍‌​​ ​‍​ ​​​ ‍​​ ​‌​ ‍‌​ ​‍​ ​ ​ ‌‍‌‍‌​​ ​‍​ ‌‌​ ‌​‌‍​‍​ ​​​ ​ ​ ‍ ‌ ‌​‌ ‍‌‌ ​​‌‍‌‌​ ‌‌ ‌‍‌‍​‌‌‍​ ‌‍​‌‌ ‌​‌ ‌‌‌ ​‍‌‍‌‌​ ‍ ‌ ​​‌‍​‌‌ ‌​‌‍‍​​ ‌‌ ​‍‌‍‌‌‌ ​‌‌ ‌‌‌‍‍‌‌ ​‍‌‍‌‌‌‍ ‌‌‍‌‌‌‍ ‍‌ ‌​‌ ​ ​‍‌‌​ ‌‌‌​​‍​ ​‍​‍‌‌​ ‌‌‌​‌​​ ‌‍​‍‌‍​‌‌ ​ ‌‍‌‌‌‌‌‌‌ ​‍‌‍ ​​ ‌​‍‌‌​ ​‍‌​‌‍‌ ​ ‌ ‌​‌ ‌‌‌‍‌​‌‍‍‌‌‍ ​‍‌‍‌‍‍‌‌‍‌​​ ‌‌ ‌‍‌‍​‌‌‍​ ‌‍​‌‌ ‌​‌ ‌‌‌ ​‍‌‍‌‌​‍ ‍‌‍‌​​ ​‍​ ​​​ ‍​​ ​‌​ ‍‌​ ​‍​ ​ ​ ‌‍‌‍‌​​ ​‍​ ‌‌​ ‌​‌‍​‍​ ​​​ ​ ​‍‌‍‌ ‌​‌ ‍‌‌ ​​‌‍‌‌​ ‌‌ ‌‍‌‍​‌‌‍​ ‌‍​‌‌ ‌​‌ ‌‌‌ ​‍‌‍‌‌​‍‌‍‌ ​​‌‍​‌‌ ‌​‌‍‍​​ ‌‌ ​‍‌‍‌‌‌ ​‌‌ ‌‌‌‍‍‌‌ ​‍‌‍‌‌‌‍ ‌‌‍‌‌‌‍ ‍‌ ‌​‌ ​ ​‍‌‌​ ‌‌‌​​‍​ ​‍​‍‌‌​ ‌‌‌​‌​​‍‌‍‌ ​​‌‍‌‌‌ ​‍‌ ​ ‌ ​​‌‍‌‌‌‍​ ‌ ‌​‌‍‍‌‌ ‌‍‌‍‌‌​ ‌‌ ​​‌ ‌‌‌‍​‍‌‍ ​‌‍‍‌‌ ​ ‌‍‍​‌‍‌‌‌‍‌​​‍​‍‌ ‌
Goed ontwikkelde communicatieve vaardigheden, flexibel en leergierig.​​​​‌ ‍ ​‍​‍‌‍ ‌ ​‍‌‍‍‌‌‍‌ ‌‍‍‌‌‍ ‍​‍​‍​ ‍‍​‍​‍‌ ​ ‌‍​‌‌‍ ‍‌‍‍‌‌ ‌​‌ ‍‌​‍ ‍‌‍‍‌‌‍ ​‍​‍​‍ ​​‍​‍‌‍‍​‌ ​‍‌‍‌‌‌‍‌‍​‍​‍​ ‍‍​‍​‍​‍ ‌ ​ ‌ ‌​‌ ‌‌‌‍‌​‌‍‍‌‌‍ ​‍ ‌‍‍‌‌‍ ‍‌ ‌​‌‍‌‌‌‍ ‍‌ ‌​​‍ ‌‍‌‌‌‍‌​‌‍‍‌‌ ‌​​‍ ‌‍ ‌‌‍ ‌‍‌​‌‍‌‌​ ‌‌ ​​‌ ​‍‌‍‌‌‌ ​ ‌‍‌‌‌‍ ‍‌ ‌​‌‍​‌‌ ‌​‌‍‍‌‌‍ ‌‍ ‍​ ‍ ‌‍‍‌‌‍‌​​ ‌‌ ‌‍‌‍​‌‌‍​ ‌‍​‌‌ ‌​‌ ‌‌‌ ​‍‌‍‌‌​‍ ‍‌‍‌​​ ​‍​ ​​​ ‍​​ ​‌​ ‍‌​ ​‍​ ​ ​ ‌‍‌‍‌​​ ​‍​ ‌‌​ ‌​‌‍​‍​ ​​​ ​ ​ ‍ ‌ ‌​‌ ‍‌‌ ​​‌‍‌‌​ ‌‌ ‌‍‌‍​‌‌‍​ ‌‍​‌‌ ‌​‌ ‌‌‌ ​‍‌‍‌‌​ ‍ ‌ ​​‌‍​‌‌ ‌​‌‍‍​​ ‌‌ ​‍‌‍‌‌‌ ​‌‌ ‌‌‌‍‍‌‌ ​‍‌‍‌‌‌‍ ‌‌‍‌‌‌‍ ‍‌ ‌​‌ ​ ​‍‌‌​ ‌‌‌​​‍​ ​ ​‍‌‌​ ‌‌‌​‌​​ ‌‍​‍‌‍​‌‌ ​ ‌‍‌‌‌‌‌‌‌ ​‍‌‍ ​​ ‌​‍‌‌​ ​‍‌​‌‍‌ ​ ‌ ‌​‌ ‌‌‌‍‌​‌‍‍‌‌‍ ​‍‌‍‌‍‍‌‌‍‌​​ ‌‌ ‌‍‌‍​‌‌‍​ ‌‍​‌‌ ‌​‌ ‌‌‌ ​‍‌‍‌‌​‍ ‍‌‍‌​​ ​‍​ ​​​ ‍​​ ​‌​ ‍‌​ ​‍​ ​ ​ ‌‍‌‍‌​​ ​‍​ ‌‌​ ‌​‌‍​‍​ ​​​ ​ ​‍‌‍‌ ‌​‌ ‍‌‌ ​​‌‍‌‌​ ‌‌ ‌‍‌‍​‌‌‍​ ‌‍​‌‌ ‌​‌ ‌‌‌ ​‍‌‍‌‌​‍‌‍‌ ​​‌‍​‌‌ ‌​‌‍‍​​ ‌‌ ​‍‌‍‌‌‌ ​‌‌ ‌‌‌‍‍‌‌ ​‍‌‍‌‌‌‍ ‌‌‍‌‌‌‍ ‍‌ ‌​‌ ​ ​‍‌‌​ ‌‌‌​​‍​ ​ ​‍‌‌​ ‌‌‌​‌​​‍‌‍‌ ​​‌‍‌‌‌ ​‍‌ ​ ‌ ​​‌‍‌‌‌‍​ ‌ ‌​‌‍‍‌‌ ‌‍‌‍‌‌​ ‌‌ ​​‌ ‌‌‌‍​‍‌‍ ​‌‍‍‌‌ ​ ‌‍‍​‌‍‌‌‌‍‌​​‍​‍‌ ‌
In het bezit van rijbewijs B.​​​​‌ ‍ ​‍​‍‌‍ ‌ ​‍‌‍‍‌‌‍‌ ‌‍‍‌‌‍ ‍​‍​‍​ ‍‍​‍​‍‌ ​ ‌‍​‌‌‍ ‍‌‍‍‌‌ ‌​‌ ‍‌​‍ ‍‌‍‍‌‌‍ ​‍​‍​‍ ​​‍​‍‌‍‍​‌ ​‍‌‍‌‌‌‍‌‍​‍​‍​ ‍‍​‍​‍​‍ ‌ ​ ‌ ‌​‌ ‌‌‌‍‌​‌‍‍‌‌‍ ​‍ ‌‍‍‌‌‍ ‍‌ ‌​‌‍‌‌‌‍ ‍‌ ‌​​‍ ‌‍‌‌‌‍‌​‌‍‍‌‌ ‌​​‍ ‌‍ ‌‌‍ ‌‍‌​‌‍‌‌​ ‌‌ ​​‌ ​‍‌‍‌‌‌ ​ ‌‍‌‌‌‍ ‍‌ ‌​‌‍​‌‌ ‌​‌‍‍‌‌‍ ‌‍ ‍​ ‍ ‌‍‍‌‌‍‌​​ ‌‌ ‌‍‌‍​‌‌‍​ ‌‍​‌‌ ‌​‌ ‌‌‌ ​‍‌‍‌‌​‍ ‍‌‍‌​​ ​‍​ ​​​ ‍​​ ​‌​ ‍‌​ ​‍​ ​ ​ ‌‍‌‍‌​​ ​‍​ ‌‌​ ‌​‌‍​‍​ ​​​ ​ ​ ‍ ‌ ‌​‌ ‍‌‌ ​​‌‍‌‌​ ‌‌ ‌‍‌‍​‌‌‍​ ‌‍​‌‌ ‌​‌ ‌‌‌ ​‍‌‍‌‌​ ‍ ‌ ​​‌‍​‌‌ ‌​‌‍‍​​ ‌‌ ​‍‌‍‌‌‌ ​‌‌ ‌‌‌‍‍‌‌ ​‍‌‍‌‌‌‍ ‌‌‍‌‌‌‍ ‍‌ ‌​‌ ​ ​‍‌‌​ ‌‌‌​​‍​ ‌​​‍‌‌​ ‌‌‌​‌​​ ‌‍​‍‌‍​‌‌ ​ ‌‍‌‌‌‌‌‌‌ ​‍‌‍ ​​ ‌​‍‌‌​ ​‍‌​‌‍‌ ​ ‌ ‌​‌ ‌‌‌‍‌​‌‍‍‌‌‍ ​‍‌‍‌‍‍‌‌‍‌​​ ‌‌ ‌‍‌‍​‌‌‍​ ‌‍​‌‌ ‌​‌ ‌‌‌ ​‍‌‍‌‌​‍ ‍‌‍‌​​ ​‍​ ​​​ ‍​​ ​‌​ ‍‌​ ​‍​ ​ ​ ‌‍‌‍‌​​ ​‍​ ‌‌​ ‌​‌‍​‍​ ​​​ ​ ​‍‌‍‌ ‌​‌ ‍‌‌ ​​‌‍‌‌​ ‌‌ ‌‍‌‍​‌‌‍​ ‌‍​‌‌ ‌​‌ ‌‌‌ ​‍‌‍‌‌​‍‌‍‌ ​​‌‍​‌‌ ‌​‌‍‍​​ ‌‌ ​‍‌‍‌‌‌ ​‌‌ ‌‌‌‍‍‌‌ ​‍‌‍‌‌‌‍ ‌‌‍‌‌‌‍ ‍‌ ‌​‌ ​ ​‍‌‌​ ‌‌‌​​‍​ ‌​​‍‌‌​ ‌‌‌​‌​​‍‌‍‌ ​​‌‍‌‌‌ ​‍‌ ​ ‌ ​​‌‍‌‌‌‍​ ‌ ‌​‌‍‍‌‌ ‌‍‌‍‌‌​ ‌‌ ​​‌ ‌‌‌‍​‍‌‍ ​‌‍‍‌‌ ​ ‌‍‍​‌‍‌‌‌‍‌​​‍​‍‌ ‌
Jouw verantwoordelijkheden
Zelfstandig uitvoeren van allround (preventief) onderhoud, reparaties en (deel)revisies bij
klanten op locatie.​​​​‌ ‍ ​‍​‍‌‍ ‌ ​‍‌‍‍‌‌‍‌ ‌‍‍‌‌‍ ‍​‍​‍​ ‍‍​‍​‍‌ ​ ‌‍​‌‌‍ ‍‌‍‍‌‌ ‌​‌ ‍‌​‍ ‍‌‍‍‌‌‍ ​‍​‍​‍ ​​‍​‍‌‍‍​‌ ​‍‌‍‌‌‌‍‌‍​‍​‍​ ‍‍​‍​‍​‍ ‌ ​ ‌ ‌​‌ ‌‌‌‍‌​‌‍‍‌‌‍ ​‍ ‌‍‍‌‌‍ ‍‌ ‌​‌‍‌‌‌‍ ‍‌ ‌​​‍ ‌‍‌‌‌‍‌​‌‍‍‌‌ ‌​​‍ ‌‍ ‌‌‍ ‌‍‌​‌‍‌‌​ ‌‌ ​​‌ ​‍‌‍‌‌‌ ​ ‌‍‌‌‌‍ ‍‌ ‌​‌‍​‌‌ ‌​‌‍‍‌‌‍ ‌‍ ‍​ ‍ ‌‍‍‌‌‍‌​​ ‌‌ ‌‍‌‍​‌‌‍​ ‌‍​‌‌ ‌​‌ ‌‌‌ ​‍‌‍‌‌​‍ ‍‌‍‌​​ ​‍​ ​​​ ‍​​ ​‌​ ‍‌​ ​‍​ ​ ​ ‌‍‌‍‌​​ ​‍​ ‌‌​ ‌​‌‍​‍​ ​​​ ​ ​ ‍ ‌ ‌​‌ ‍‌‌ ​​‌‍‌‌​ ‌‌ ‌‍‌‍​‌‌‍​ ‌‍​‌‌ ‌​‌ ‌‌‌ ​‍‌‍‌‌​ ‍ ‌ ​​‌‍​‌‌ ‌​‌‍‍​​ ‌‌ ​‍‌‍‌‌‌ ​ ‌ ​​‌‍ ‌‍ ‍‌ ​ ‌‍‍‌‌‍​‍‌‍‍‌‌‍ ​‌‍‍‌‌ ‌​‌‍‍‌‌‍‌‌‌ ​ ​‍‌‌​ ‌‌‌​​‍​ ​​​‍‌‌​ ‌‌‌​‌​​ ‌‍​‍‌‍​‌‌ ​ ‌‍‌‌‌‌‌‌‌ ​‍‌‍ ​​ ‌​‍‌‌​ ​‍‌​‌‍‌ ​ ‌ ‌​‌ ‌‌‌‍‌​‌‍‍‌‌‍ ​‍‌‍‌‍‍‌‌‍‌​​ ‌‌ ‌‍‌‍​‌‌‍​ ‌‍​‌‌ ‌​‌ ‌‌‌ ​‍‌‍‌‌​‍ ‍‌‍‌​​ ​‍​ ​​​ ‍​​ ​‌​ ‍‌​ ​‍​ ​ ​ ‌‍‌‍‌​​ ​‍​ ‌‌​ ‌​‌‍​‍​ ​​​ ​ ​‍‌‍‌ ‌​‌ ‍‌‌ ​​‌‍‌‌​ ‌‌ ‌‍‌‍​‌‌‍​ ‌‍​‌‌ ‌​‌ ‌‌‌ ​‍‌‍‌‌​‍‌‍‌ ​​‌‍​‌‌ ‌​‌‍‍​​ ‌‌ ​‍‌‍‌‌‌ ​ ‌ ​​‌‍ ‌‍ ‍‌ ​ ‌‍‍‌‌‍​‍‌‍‍‌‌‍ ​‌‍‍‌‌ ‌​‌‍‍‌‌‍‌‌‌ ​ ​‍‌‌​ ‌‌‌​​‍​ ​​​‍‌‌​ ‌‌‌​‌​​‍‌‍‌ ​​‌‍‌‌‌ ​‍‌ ​ ‌ ​​‌‍‌‌‌‍​ ‌ ‌​‌‍‍‌‌ ‌‍‌‍‌‌​ ‌‌ ​​‌ ‌‌‌‍​‍‌‍ ​‌‍‍‌‌ ​ ‌‍‍​‌‍‌‌‌‍‌​​‍​‍‌ ‌
Doelmatig opsporen, analyseren en verhelpen van storingen in machines en installaties.​​​​‌ ‍ ​‍​‍‌‍ ‌ ​‍‌‍‍‌‌‍‌ ‌‍‍‌‌‍ ‍​‍​‍​ ‍‍​‍​‍‌ ​ ‌‍​‌‌‍ ‍‌‍‍‌‌ ‌​‌ ‍‌​‍ ‍‌‍‍‌‌‍ ​‍​‍​‍ ​​‍​‍‌‍‍​‌ ​‍‌‍‌‌‌‍‌‍​‍​‍​ ‍‍​‍​‍​‍ ‌ ​ ‌ ‌​‌ ‌‌‌‍‌​‌‍‍‌‌‍ ​‍ ‌‍‍‌‌‍ ‍‌ ‌​‌‍‌‌‌‍ ‍‌ ‌​​‍ ‌‍‌‌‌‍‌​‌‍‍‌‌ ‌​​‍ ‌‍ ‌‌‍ ‌‍‌​‌‍‌‌​ ‌‌ ​​‌ ​‍‌‍‌‌‌ ​ ‌‍‌‌‌‍ ‍‌ ‌​‌‍​‌‌ ‌​‌‍‍‌‌‍ ‌‍ ‍​ ‍ ‌‍‍‌‌‍‌​​ ‌‌ ‌‍‌‍​‌‌‍​ ‌‍​‌‌ ‌​‌ ‌‌‌ ​‍‌‍‌‌​‍ ‍‌‍‌​​ ​‍​ ​​​ ‍​​ ​‌​ ‍‌​ ​‍​ ​ ​ ‌‍‌‍‌​​ ​‍​ ‌‌​ ‌​‌‍​‍​ ​​​ ​ ​ ‍ ‌ ‌​‌ ‍‌‌ ​​‌‍‌‌​ ‌‌ ‌‍‌‍​‌‌‍​ ‌‍​‌‌ ‌​‌ ‌‌‌ ​‍‌‍‌‌​ ‍ ‌ ​​‌‍​‌‌ ‌​‌‍‍​​ ‌‌ ​‍‌‍‌‌‌ ​ ‌ ​​‌‍ ‌‍ ‍‌ ​ ‌‍‍‌‌‍​‍‌‍‍‌‌‍ ​‌‍‍‌‌ ‌​‌‍‍‌‌‍‌‌‌ ​ ​‍‌‌​ ‌‌‌​​‍​ ​‌​‍‌‌​ ‌‌‌​‌​​ ‌‍​‍‌‍​‌‌ ​ ‌‍‌‌‌‌‌‌‌ ​‍‌‍ ​​ ‌​‍‌‌​ ​‍‌​‌‍‌ ​ ‌ ‌​‌ ‌‌‌‍‌​‌‍‍‌‌‍ ​‍‌‍‌‍‍‌‌‍‌​​ ‌‌ ‌‍‌‍​‌‌‍​ ‌‍​‌‌ ‌​‌ ‌‌‌ ​‍‌‍‌‌​‍ ‍‌‍‌​​ ​‍​ ​​​ ‍​​ ​‌​ ‍‌​ ​‍​ ​ ​ ‌‍‌‍‌​​ ​‍​ ‌‌​ ‌​‌‍​‍​ ​​​ ​ ​‍‌‍‌ ‌​‌ ‍‌‌ ​​‌‍‌‌​ ‌‌ ‌‍‌‍​‌‌‍​ ‌‍​‌‌ ‌​‌ ‌‌‌ ​‍‌‍‌‌​‍‌‍‌ ​​‌‍​‌‌ ‌​‌‍‍​​ ‌‌ ​‍‌‍‌‌‌ ​ ‌ ​​‌‍ ‌‍ ‍‌ ​ ‌‍‍‌‌‍​‍‌‍‍‌‌‍ ​‌‍‍‌‌ ‌​‌‍‍‌‌‍‌‌‌ ​ ​‍‌‌​ ‌‌‌​​‍​ ​‌​‍‌‌​ ‌‌‌​‌​​‍‌‍‌ ​​‌‍‌‌‌ ​‍‌ ​ ‌ ​​‌‍‌‌‌‍​ ‌ ‌​‌‍‍‌‌ ‌‍‌‍‌‌​ ‌‌ ​​‌ ‌‌‌‍​‍‌‍ ​‌‍‍‌‌ ​ ‌‍‍​‌‍‌‌‌‍‌​​‍​‍‌ ‌
Aan de hand van opdrachtbonnen via telefoon/laptop op pad gaan en onderhoud verrichten.​​​​‌ ‍ ​‍​‍‌‍ ‌ ​‍‌‍‍‌‌‍‌ ‌‍‍‌‌‍ ‍​‍​‍​ ‍‍​‍​‍‌ ​ ‌‍​‌‌‍ ‍‌‍‍‌‌ ‌​‌ ‍‌​‍ ‍‌‍‍‌‌‍ ​‍​‍​‍ ​​‍​‍‌‍‍​‌ ​‍‌‍‌‌‌‍‌‍​‍​‍​ ‍‍​‍​‍​‍ ‌ ​ ‌ ‌​‌ ‌‌‌‍‌​‌‍‍‌‌‍ ​‍ ‌‍‍‌‌‍ ‍‌ ‌​‌‍‌‌‌‍ ‍‌ ‌​​‍ ‌‍‌‌‌‍‌​‌‍‍‌‌ ‌​​‍ ‌‍ ‌‌‍ ‌‍‌​‌‍‌‌​ ‌‌ ​​‌ ​‍‌‍‌‌‌ ​ ‌‍‌‌‌‍ ‍‌ ‌​‌‍​‌‌ ‌​‌‍‍‌‌‍ ‌‍ ‍​ ‍ ‌‍‍‌‌‍‌​​ ‌‌ ‌‍‌‍​‌‌‍​ ‌‍​‌‌ ‌​‌ ‌‌‌ ​‍‌‍‌‌​‍ ‍‌‍‌​​ ​‍​ ​​​ ‍​​ ​‌​ ‍‌​ ​‍​ ​ ​ ‌‍‌‍‌​​ ​‍​ ‌‌​ ‌​‌‍​‍​ ​​​ ​ ​ ‍ ‌ ‌​‌ ‍‌‌ ​​‌‍‌‌​ ‌‌ ‌‍‌‍​‌‌‍​ ‌‍​‌‌ ‌​‌ ‌‌‌ ​‍‌‍‌‌​ ‍ ‌ ​​‌‍​‌‌ ‌​‌‍‍​​ ‌‌ ​‍‌‍‌‌‌ ​ ‌ ​​‌‍ ‌‍ ‍‌ ​ ‌‍‍‌‌‍​‍‌‍‍‌‌‍ ​‌‍‍‌‌ ‌​‌‍‍‌‌‍‌‌‌ ​ ​‍‌‌​ ‌‌‌​​‍​ ​‍​‍‌‌​ ‌‌‌​‌​​ ‌‍​‍‌‍​‌‌ ​ ‌‍‌‌‌‌‌‌‌ ​‍‌‍ ​​ ‌​‍‌‌​ ​‍‌​‌‍‌ ​ ‌ ‌​‌ ‌‌‌‍‌​‌‍‍‌‌‍ ​‍‌‍‌‍‍‌‌‍‌​​ ‌‌ ‌‍‌‍​‌‌‍​ ‌‍​‌‌ ‌​‌ ‌‌‌ ​‍‌‍‌‌​‍ ‍‌‍‌​​ ​‍​ ​​​ ‍​​ ​‌​ ‍‌​ ​‍​ ​ ​ ‌‍‌‍‌​​ ​‍​ ‌‌​ ‌​‌‍​‍​ ​​​ ​ ​‍‌‍‌ ‌​‌ ‍‌‌ ​​‌‍‌‌​ ‌‌ ‌‍‌‍​‌‌‍​ ‌‍​‌‌ ‌​‌ ‌‌‌ ​‍‌‍‌‌​‍‌‍‌ ​​‌‍​‌‌ ‌​‌‍‍​​ ‌‌ ​‍‌‍‌‌‌ ​ ‌ ​​‌‍ ‌‍ ‍‌ ​ ‌‍‍‌‌‍​‍‌‍‍‌‌‍ ​‌‍‍‌‌ ‌​‌‍‍‌‌‍‌‌‌ ​ ​‍‌‌​ ‌‌‌​​‍​ ​‍​‍‌‌​ ‌‌‌​‌​​‍‌‍‌ ​​‌‍‌‌‌ ​‍‌ ​ ‌ ​​‌‍‌‌‌‍​ ‌ ‌​‌‍‍‌‌ ‌‍‌‍‌‌​ ‌‌ ​​‌ ‌‌‌‍​‍‌‍ ​‌‍‍‌‌ ​ ‌‍‍​‌‍‌‌‌‍‌​​‍​‍‌ ‌
Aanspreekpunt voor de klant zijn en bijdragen aan een stabiele relatie tussen klant en KIS CNC
Services.​​​​‌ ‍ ​‍​‍‌‍ ‌ ​‍‌‍‍‌‌‍‌ ‌‍‍‌‌‍ ‍​‍​‍​ ‍‍​‍​‍‌ ​ ‌‍​‌‌‍ ‍‌‍‍‌‌ ‌​‌ ‍‌​‍ ‍‌‍‍‌‌‍ ​‍​‍​‍ ​​‍​‍‌‍‍​‌ ​‍‌‍‌‌‌‍‌‍​‍​‍​ ‍‍​‍​‍​‍ ‌ ​ ‌ ‌​‌ ‌‌‌‍‌​‌‍‍‌‌‍ ​‍ ‌‍‍‌‌‍ ‍‌ ‌​‌‍‌‌‌‍ ‍‌ ‌​​‍ ‌‍‌‌‌‍‌​‌‍‍‌‌ ‌​​‍ ‌‍ ‌‌‍ ‌‍‌​‌‍‌‌​ ‌‌ ​​‌ ​‍‌‍‌‌‌ ​ ‌‍‌‌‌‍ ‍‌ ‌​‌‍​‌‌ ‌​‌‍‍‌‌‍ ‌‍ ‍​ ‍ ‌‍‍‌‌‍‌​​ ‌‌ ‌‍‌‍​‌‌‍​ ‌‍​‌‌ ‌​‌ ‌‌‌ ​‍‌‍‌‌​‍ ‍‌‍‌​​ ​‍​ ​​​ ‍​​ ​‌​ ‍‌​ ​‍​ ​ ​ ‌‍‌‍‌​​ ​‍​ ‌‌​ ‌​‌‍​‍​ ​​​ ​ ​ ‍ ‌ ‌​‌ ‍‌‌ ​​‌‍‌‌​ ‌‌ ‌‍‌‍​‌‌‍​ ‌‍​‌‌ ‌​‌ ‌‌‌ ​‍‌‍‌‌​ ‍ ‌ ​​‌‍​‌‌ ‌​‌‍‍​​ ‌‌ ​‍‌‍‌‌‌ ​ ‌ ​​‌‍ ‌‍ ‍‌ ​ ‌‍‍‌‌‍​‍‌‍‍‌‌‍ ​‌‍‍‌‌ ‌​‌‍‍‌‌‍‌‌‌ ​ ​‍‌‌​ ‌‌‌​​‍​ ​ ​‍‌‌​ ‌‌‌​‌​​ ‌‍​‍‌‍​‌‌ ​ ‌‍‌‌‌‌‌‌‌ ​‍‌‍ ​​ ‌​‍‌‌​ ​‍‌​‌‍‌ ​ ‌ ‌​‌ ‌‌‌‍‌​‌‍‍‌‌‍ ​‍‌‍‌‍‍‌‌‍‌​​ ‌‌ ‌‍‌‍​‌‌‍​ ‌‍​‌‌ ‌​‌ ‌‌‌ ​‍‌‍‌‌​‍ ‍‌‍‌​​ ​‍​ ​​​ ‍​​ ​‌​ ‍‌​ ​‍​ ​ ​ ‌‍‌‍‌​​ ​‍​ ‌‌​ ‌​‌‍​‍​ ​​​ ​ ​‍‌‍‌ ‌​‌ ‍‌‌ ​​‌‍‌‌​ ‌‌ ‌‍‌‍​‌‌‍​ ‌‍​‌‌ ‌​‌ ‌‌‌ ​‍‌‍‌‌​‍‌‍‌ ​​‌‍​‌‌ ‌​‌‍‍​​ ‌‌ ​‍‌‍‌‌‌ ​ ‌ ​​‌‍ ‌‍ ‍‌ ​ ‌‍‍‌‌‍​‍‌‍‍‌‌‍ ​‌‍‍‌‌ ‌​‌‍‍‌‌‍‌‌‌ ​ ​‍‌‌​ ‌‌‌​​‍​ ​ ​‍‌‌​ ‌‌‌​‌​​‍‌‍‌ ​​‌‍‌‌‌ ​‍‌ ​ ‌ ​​‌‍‌‌‌‍​ ‌ ‌​‌‍‍‌‌ ‌‍‌‍‌‌​ ‌‌ ​​‌ ‌‌‌‍​‍‌‍ ​‌‍‍‌‌ ​ ‌‍‍​‌‍‌‌‌‍‌​​‍​‍‌ ‌
De diensten van KIS vaktechnisch op de juiste manier bij klanten aanbieden.​​​​‌ ‍ ​‍​‍‌‍ ‌ ​‍‌‍‍‌‌‍‌ ‌‍‍‌‌‍ ‍​‍​‍​ ‍‍​‍​‍‌ ​ ‌‍​‌‌‍ ‍‌‍‍‌‌ ‌​‌ ‍‌​‍ ‍‌‍‍‌‌‍ ​‍​‍​‍ ​​‍​‍‌‍‍​‌ ​‍‌‍‌‌‌‍‌‍​‍​‍​ ‍‍​‍​‍​‍ ‌ ​ ‌ ‌​‌ ‌‌‌‍‌​‌‍‍‌‌‍ ​‍ ‌‍‍‌‌‍ ‍‌ ‌​‌‍‌‌‌‍ ‍‌ ‌​​‍ ‌‍‌‌‌‍‌​‌‍‍‌‌ ‌​​‍ ‌‍ ‌‌‍ ‌‍‌​‌‍‌‌​ ‌‌ ​​‌ ​‍‌‍‌‌‌ ​ ‌‍‌‌‌‍ ‍‌ ‌​‌‍​‌‌ ‌​‌‍‍‌‌‍ ‌‍ ‍​ ‍ ‌‍‍‌‌‍‌​​ ‌‌ ‌‍‌‍​‌‌‍​ ‌‍​‌‌ ‌​‌ ‌‌‌ ​‍‌‍‌‌​‍ ‍‌‍‌​​ ​‍​ ​​​ ‍​​ ​‌​ ‍‌​ ​‍​ ​ ​ ‌‍‌‍‌​​ ​‍​ ‌‌​ ‌​‌‍​‍​ ​​​ ​ ​ ‍ ‌ ‌​‌ ‍‌‌ ​​‌‍‌‌​ ‌‌ ‌‍‌‍​‌‌‍​ ‌‍​‌‌ ‌​‌ ‌‌‌ ​‍‌‍‌‌​ ‍ ‌ ​​‌‍​‌‌ ‌​‌‍‍​​ ‌‌ ​‍‌‍‌‌‌ ​ ‌ ​​‌‍ ‌‍ ‍‌ ​ ‌‍‍‌‌‍​‍‌‍‍‌‌‍ ​‌‍‍‌‌ ‌​‌‍‍‌‌‍‌‌‌ ​ ​‍‌‌​ ‌‌‌​​‍​ ‌​​‍‌‌​ ‌‌‌​‌​​ ‌‍​‍‌‍​‌‌ ​ ‌‍‌‌‌‌‌‌‌ ​‍‌‍ ​​ ‌​‍‌‌​ ​‍‌​‌‍‌ ​ ‌ ‌​‌ ‌‌‌‍‌​‌‍‍‌‌‍ ​‍‌‍‌‍‍‌‌‍‌​​ ‌‌ ‌‍‌‍​‌‌‍​ ‌‍​‌‌ ‌​‌ ‌‌‌ ​‍‌‍‌‌​‍ ‍‌‍‌​​ ​‍​ ​​​ ‍​​ ​‌​ ‍‌​ ​‍​ ​ ​ ‌‍‌‍‌​​ ​‍​ ‌‌​ ‌​‌‍​‍​ ​​​ ​ ​‍‌‍‌ ‌​‌ ‍‌‌ ​​‌‍‌‌​ ‌‌ ‌‍‌‍​‌‌‍​ ‌‍​‌‌ ‌​‌ ‌‌‌ ​‍‌‍‌‌​‍‌‍‌ ​​‌‍​‌‌ ‌​‌‍‍​​ ‌‌ ​‍‌‍‌‌‌ ​ ‌ ​​‌‍ ‌‍ ‍‌ ​ ‌‍‍‌‌‍​‍‌‍‍‌‌‍ ​‌‍‍‌‌ ‌​‌‍‍‌‌‍‌‌‌ ​ ​‍‌‌​ ‌‌‌​​‍​ ‌​​‍‌‌​ ‌‌‌​‌​​‍‌‍‌ ​​‌‍‌‌‌ ​‍‌ ​ ‌ ​​‌‍‌‌‌‍​ ‌ ‌​‌‍‍‌‌ ‌‍‌‍‌‌​ ‌‌ ​​‌ ‌‌‌‍​‍‌‍ ​‌‍‍‌‌ ​ ‌‍‍​‌‍‌‌‌‍‌​​‍​‍‌ ‌
SALARIS
Interesse?
Laten we samen een kopje koffie drinken
en de mogelijkheden verkennen!
Direct solliciteren
Vragen over deze vacature?
Lieke Hopmans​​​​‌ ‍ ​‍​‍‌‍ ‌ ​‍‌‍‍‌‌‍‌ ‌‍‍‌‌‍ ‍​‍​‍​ ‍‍​‍​‍‌ ​ ‌‍​‌‌‍ ‍‌‍‍‌‌ ‌​‌ ‍‌​‍ ‍‌‍‍‌‌‍ ​‍​‍​‍ ​​‍​‍‌‍‍​‌ ​‍‌‍‌‌‌‍‌‍​‍​‍​ ‍‍​‍​‍​‍ ‌ ​ ‌ ‌​‌ ‌‌‌‍‌​‌‍‍‌‌‍ ​‍ ‌‍‍‌‌‍ ‍‌ ‌​‌‍‌‌‌‍ ‍‌ ‌​​‍ ‌‍‌‌‌‍‌​‌‍‍‌‌ ‌​​‍ ‌‍ ‌‌‍ ‌‍‌​‌‍‌‌​ ‌‌ ​​‌ ​‍‌‍‌‌‌ ​ ‌‍‌‌‌‍ ‍‌ ‌​‌‍​‌‌ ‌​‌‍‍‌‌‍ ‌‍ ‍​ ‍ ‌‍‍‌‌‍‌​​ ‌‌ ‌‍‌‍​‌‌‍​ ‌‍​‌‌ ‌​‌ ‌‌‌ ​‍‌‍‌‌​‍ ‍‌‍‌​​ ​‍​ ​​​ ‍​​ ​‌​ ‍‌​ ​‍​ ​ ​ ‌‍‌‍‌​​ ​‍​ ‌‌​ ‌​‌‍​‍​ ​​​ ​ ​ ‍ ‌ ‌​‌ ‍‌‌ ​​‌‍‌‌​ ‌‌ ‌‍‌‍​‌‌‍​ ‌‍​‌‌ ‌​‌ ‌‌‌ ​‍‌‍‌‌​ ‍ ‌ ​​‌‍​‌‌ ‌​‌‍‍​​ ‌‌‍​ ‌‍ ‌‍ ‍‌ ‌​‌‍​‌‌‍​ ‌ ‌​​‍ ‍‌‍ ‍‌‍​‌‌‍ ‌‌‍‌‌​ ‌‍​‍‌‍​‌‌ ​ ‌‍‌‌‌‌‌‌‌ ​‍‌‍ ​​ ‌​‍‌‌​ ​‍‌​‌‍‌ ​ ‌ ‌​‌ ‌‌‌‍‌​‌‍‍‌‌‍ ​‍‌‍‌‍‍‌‌‍‌​​ ‌‌ ‌‍‌‍​‌‌‍​ ‌‍​‌‌ ‌​‌ ‌‌‌ ​‍‌‍‌‌​‍ ‍‌‍‌​​ ​‍​ ​​​ ‍​​ ​‌​ ‍‌​ ​‍​ ​ ​ ‌‍‌‍‌​​ ​‍​ ‌‌​ ‌​‌‍​‍​ ​​​ ​ ​‍‌‍‌ ‌​‌ ‍‌‌ ​​‌‍‌‌​ ‌‌ ‌‍‌‍​‌‌‍​ ‌‍​‌‌ ‌​‌ ‌‌‌ ​‍‌‍‌‌​‍‌‍‌ ​​‌‍​‌‌ ‌​‌‍‍​​ ‌‌‍​ ‌‍ ‌‍ ‍‌ ‌​‌‍​‌‌‍​ ‌ ‌​​‍ ‍‌‍ ‍‌‍​‌‌‍ ‌‌‍‌‌​‍‌‍‌ ​​‌‍‌‌‌ ​‍‌ ​ ‌ ​​‌‍‌‌‌‍​ ‌ ‌​‌‍‍‌‌ ‌‍‌‍‌‌​ ‌‌ ​​‌ ‌‌‌‍​‍‌‍ ​‌‍‍‌‌ ​ ‌‍‍​‌‍‌‌‌‍‌​​‍​‍‌ ‌
Manager Bedrijfsvoering/HR​​​​‌ ‍ ​‍​‍‌‍ ‌ ​‍‌‍‍‌‌‍‌ ‌‍‍‌‌‍ ‍​‍​‍​ ‍‍​‍​‍‌ ​ ‌‍​‌‌‍ ‍‌‍‍‌‌ ‌​‌ ‍‌​‍ ‍‌‍‍‌‌‍ ​‍​‍​‍ ​​‍​‍‌‍‍​‌ ​‍‌‍‌‌‌‍‌‍​‍​‍​ ‍‍​‍​‍​‍ ‌ ​ ‌ ‌​‌ ‌‌‌‍‌​‌‍‍‌‌‍ ​‍ ‌‍‍‌‌‍ ‍‌ ‌​‌‍‌‌‌‍ ‍‌ ‌​​‍ ‌‍‌‌‌‍‌​‌‍‍‌‌ ‌​​‍ ‌‍ ‌‌‍ ‌‍‌​‌‍‌‌​ ‌‌ ​​‌ ​‍‌‍‌‌‌ ​ ‌‍‌‌‌‍ ‍‌ ‌​‌‍​‌‌ ‌​‌‍‍‌‌‍ ‌‍ ‍​ ‍ ‌‍‍‌‌‍‌​​ ‌‌ ‌‍‌‍​‌‌‍​ ‌‍​‌‌ ‌​‌ ‌‌‌ ​‍‌‍‌‌​‍ ‍‌‍‌​​ ​‍​ ​​​ ‍​​ ​‌​ ‍‌​ ​‍​ ​ ​ ‌‍‌‍‌​​ ​‍​ ‌‌​ ‌​‌‍​‍​ ​​​ ​ ​ ‍ ‌ ‌​‌ ‍‌‌ ​​‌‍‌‌​ ‌‌ ‌‍‌‍​‌‌‍​ ‌‍​‌‌ ‌​‌ ‌‌‌ ​‍‌‍‌‌​ ‍ ‌ ​​‌‍​‌‌ ‌​‌‍‍​​ ‌‌‍​ ‌‍ ‌‍ ‍‌ ‌​‌‍​‌‌‍​ ‌ ‌​​‍ ‍‌ ​‍‌‍ ‌‍ ​‌‍‌‌​ ‌‍​‍‌‍​‌‌ ​ ‌‍‌‌‌‌‌‌‌ ​‍‌‍ ​​ ‌​‍‌‌​ ​‍‌​‌‍‌ ​ ‌ ‌​‌ ‌‌‌‍‌​‌‍‍‌‌‍ ​‍‌‍‌‍‍‌‌‍‌​​ ‌‌ ‌‍‌‍​‌‌‍​ ‌‍​‌‌ ‌​‌ ‌‌‌ ​‍‌‍‌‌​‍ ‍‌‍‌​​ ​‍​ ​​​ ‍​​ ​‌​ ‍‌​ ​‍​ ​ ​ ‌‍‌‍‌​​ ​‍​ ‌‌​ ‌​‌‍​‍​ ​​​ ​ ​‍‌‍‌ ‌​‌ ‍‌‌ ​​‌‍‌‌​ ‌‌ ‌‍‌‍​‌‌‍​ ‌‍​‌‌ ‌​‌ ‌‌‌ ​‍‌‍‌‌​‍‌‍‌ ​​‌‍​‌‌ ‌​‌‍‍​​ ‌‌‍​ ‌‍ ‌‍ ‍‌ ‌​‌‍​‌‌‍​ ‌ ‌​​‍ ‍‌ ​‍‌‍ ‌‍ ​‌‍‌‌​‍‌‍‌ ​​‌‍‌‌‌ ​‍‌ ​ ‌ ​​‌‍‌‌‌‍​ ‌ ‌​‌‍‍‌‌ ‌‍‌‍‌‌​ ‌‌ ​​‌ ‌‌‌‍​‍‌‍ ​‌‍‍‌‌ ​ ‌‍‍​‌‍‌‌‌‍‌​​‍​‍‌ ‌
06 59 83 77 36​​​​‌ ‍ ​‍​‍‌‍ ‌ ​‍‌‍‍‌‌‍‌ ‌‍‍‌‌‍ ‍​‍​‍​ ‍‍​‍​‍‌ ​ ‌‍​‌‌‍ ‍‌‍‍‌‌ ‌​‌ ‍‌​‍ ‍‌‍‍‌‌‍ ​‍​‍​‍ ​​‍​‍‌‍‍​‌ ​‍‌‍‌‌‌‍‌‍​‍​‍​ ‍‍​‍​‍​‍ ‌ ​ ‌ ‌​‌ ‌‌‌‍‌​‌‍‍‌‌‍ ​‍ ‌‍‍‌‌‍ ‍‌ ‌​‌‍‌‌‌‍ ‍‌ ‌​​‍ ‌‍‌‌‌‍‌​‌‍‍‌‌ ‌​​‍ ‌‍ ‌‌‍ ‌‍‌​‌‍‌‌​ ‌‌ ​​‌ ​‍‌‍‌‌‌ ​ ‌‍‌‌‌‍ ‍‌ ‌​‌‍​‌‌ ‌​‌‍‍‌‌‍ ‌‍ ‍​ ‍ ‌‍‍‌‌‍‌​​ ‌‌ ‌‍‌‍​‌‌‍​ ‌‍​‌‌ ‌​‌ ‌‌‌ ​‍‌‍‌‌​‍ ‍‌‍‌​​ ​‍​ ​​​ ‍​​ ​‌​ ‍‌​ ​‍​ ​ ​ ‌‍‌‍‌​​ ​‍​ ‌‌​ ‌​‌‍​‍​ ​​​ ​ ​ ‍ ‌ ‌​‌ ‍‌‌ ​​‌‍‌‌​ ‌‌ ‌‍‌‍​‌‌‍​ ‌‍​‌‌ ‌​‌ ‌‌‌ ​‍‌‍‌‌​ ‍ ‌ ​​‌‍​‌‌ ‌​‌‍‍​​ ‌‌‍​ ‌‍ ‌‍ ‍‌ ‌​‌‍​‌‌‍​ ‌ ‌​​‍ ‍‌ ​​‌‍‍​‌‍ ‌‍ ‍‌‍‌‌​ ‌‍​‍‌‍​‌‌ ​ ‌‍‌‌‌‌‌‌‌ ​‍‌‍ ​​ ‌​‍‌‌​ ​‍‌​‌‍‌ ​ ‌ ‌​‌ ‌‌‌‍‌​‌‍‍‌‌‍ ​‍‌‍‌‍‍‌‌‍‌​​ ‌‌ ‌‍‌‍​‌‌‍​ ‌‍​‌‌ ‌​‌ ‌‌‌ ​‍‌‍‌‌​‍ ‍‌‍‌​​ ​‍​ ​​​ ‍​​ ​‌​ ‍‌​ ​‍​ ​ ​ ‌‍‌‍‌​​ ​‍​ ‌‌​ ‌​‌‍​‍​ ​​​ ​ ​‍‌‍‌ ‌​‌ ‍‌‌ ​​‌‍‌‌​ ‌‌ ‌‍‌‍​‌‌‍​ ‌‍​‌‌ ‌​‌ ‌‌‌ ​‍‌‍‌‌​‍‌‍‌ ​​‌‍​‌‌ ‌​‌‍‍​​ ‌‌‍​ ‌‍ ‌‍ ‍‌ ‌​‌‍​‌‌‍​ ‌ ‌​​‍ ‍‌ ​​‌‍‍​‌‍ ‌‍ ‍‌‍‌‌​‍‌‍‌ ​​‌‍‌‌‌ ​‍‌ ​ ‌ ​​‌‍‌‌‌‍​ ‌ ‌​‌‍‍‌‌ ‌‍‌‍‌‌​ ‌‌ ​​‌ ‌‌‌‍​‍‌‍ ​‌‍‍‌‌ ​ ‌‍‍​‌‍‌‌‌‍‌​​‍​‍‌ ‌
hr@kisgroup.nl
DEZE VACATURE VALT ONDER
KIS Group
Specialist in hijs- en heftechniek, kraanbouw
en industriële service.
kisgroup.nl